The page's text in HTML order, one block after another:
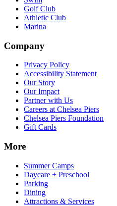
Golf Club​​​​‌ ‍ ​‍​‍‌‍ ‌ ​‍‌‍‍‌‌‍‌ ‌‍‍‌‌‍ ‍​‍​‍​ ‍‍​‍​‍‌ ​ ‌‍​‌‌‍ ‍‌‍‍‌‌ ‌​‌ ‍‌​‍ ‍‌‍‍‌‌‍ ​‍​‍​‍ ​​‍​‍‌‍‍​‌ ​‍‌‍‌‌‌‍‌‍​‍​‍​ ‍‍​‍​‍‌‍‍​‌ ‌​‌ ‌​‌ ​​‌ ​ ​ ‍‍​‍ ​‍ ‌‍​ ‌‍‍​‌‍‌‌‌‍ ​‌ ​ ‌‍‌‌‌‍​‌‌ ​​‌‍‍‌‌‍‌‌‌ ​‍‌ ​ ​‍ ‍‌ ​ ‌‍​‌‌‍ ‍‌‍‍‌‌ ‌​‌ ‍‌​‍ ‍‌ ​ ‌ ‌​‌ ‌‌‌‍‌​‌‍‍‌‌‍ ​‍ ‌‍‍‌‌‍ ‍‌ ‌​‌‍‌‌‌‍ ‍‌ ‌​​‍ ‌‍‌‌‌‍‌​‌‍‍‌‌ ‌​​‍ ‌‍ ‌‌‍ ‌‍‌​‌‍‌‌​ ‌‌ ​​‌ ​‍‌‍‌‌‌ ​ ‌‍‌‌‌‍ ‍‌ ‌​‌‍​‌‌ ‌​‌‍‍‌‌‍ ‌‍ ‍​ ‍ ‌‍‍‌‌‍‌​​ ‌‌‍‌‍‌‍ ‌‍ ‌ ‌​‌‍‌‌‌ ​‍​ ‍ ‌ ‌​‌ ‍‌‌ ​​‌‍‌‌​ ‌‌‍‌‍‌‍ ‌‍ ‌ ‌​‌‍‌‌‌ ​‍​ ‍ ‌ ​​‌‍​‌‌ ‌​‌‍‍​​ ‌‌‍​ ‌‍ ‌‍ ​‌ ‌‌‌‍ ‌‌‍ ‍‌ ​ ​‍‌‌​ ‌‌‌​​‍‌‌ ‌‍‍ ‌‍‌‌‌ ‍‌​‍‌‌​ ​ ‌​‌​​‍‌‌​ ​ ‌​‌​​‍‌‌​ ​‍​ ​‍‌‍‌‌‌‍​‍​ ​‍​ ‍​‌‍​ ​ ‌‌‌‍​ ‌‍​ ‌‍‌‌‌‍​‍‌‍​‌​ ​‌​‍‌‌​ ​‍​ ​‍​‍‌‌​ ‌‌‌​‌​​‍ ‍‌‍ ​‌‍‍‌‌‍ ‍‌‍‍ ‌ ​ ​‍‌‌​ ‌‌‌​​‍‌‌ ‌‍‍ ‌‍‌‌‌ ‍‌​‍‌‌​ ​ ‌​‌​​‍‌‌​ ​ ‌​‌​​‍‌‌​ ​‍​ ​‍​ ‌​‌‍‌‌​ ‌‍‌‍‌​​ ​‍​ ‌‍​ ​‍‌‍‌‍‌‍​‌‌‍​ ‌‍​ ‌‍​ ​‍‌‌​ ​‍​ ​‍​‍‌‌​ ‌‌‌​‌​​‍ ‍‌‍ ‍‌‍​‌‌‍ ‌‌‍‌‌​ ‌‍​‍‌‍​‌‌ ​ ‌‍‌‌‌‌‌‌‌ ​‍‌‍ ​​ ‌‌‍‍​‌ ‌​‌ ‌​‌ ​​‌ ​ ​‍‌‌​ ​ ‌​​‌​‍‌‌​ ​‍‌​‌‍​‍‌‌​ ​‍‌​‌‍‌‍​ ‌‍‍​‌‍‌‌‌‍ ​‌ ​ ‌‍‌‌‌‍​‌‌ ​​‌‍‍‌‌‍‌‌‌ ​‍‌ ​ ​‍ ‍‌ ​ ‌‍​‌‌‍ ‍‌‍‍‌‌ ‌​‌ ‍‌​‍ ‍‌ ​ ‌ ‌​‌ ‌‌‌‍‌​‌‍‍‌‌‍ ​‍‌‍‌‍‍‌‌‍‌​​ ‌‌‍‌‍‌‍ ‌‍ ‌ ‌​‌‍‌‌‌ ​‍​‍‌‍‌ ‌​‌ ‍‌‌ ​​‌‍‌‌​ ‌‌‍‌‍‌‍ ‌‍ ‌ ‌​‌‍‌‌‌ ​‍​‍‌‍‌ ​​‌‍​‌‌ ‌​‌‍‍​​ ‌‌‍​ ‌‍ ‌‍ ​‌ ‌‌‌‍ ‌‌‍ ‍‌ ​ ​‍‌‌​ ‌‌‌​​‍‌‌ ‌‍‍ ‌‍‌‌‌ ‍‌​‍‌‌​ ​ ‌​‌​​‍‌‌​ ​ ‌​‌​​‍‌‌​ ​‍​ ​‍‌‍‌‌‌‍​‍​ ​‍​ ‍​‌‍​ ​ ‌‌‌‍​ ‌‍​ ‌‍‌‌‌‍​‍‌‍​‌​ ​‌​‍‌‌​ ​‍​ ​‍​‍‌‌​ ‌‌‌​‌​​‍ ‍‌‍ ​‌‍‍‌‌‍ ‍‌‍‍ ‌ ​ ​‍‌‌​ ‌‌‌​​‍‌‌ ‌‍‍ ‌‍‌‌‌ ‍‌​‍‌‌​ ​ ‌​‌​​‍‌‌​ ​ ‌​‌​​‍‌‌​ ​‍​ ​‍​ ‌​‌‍‌‌​ ‌‍‌‍‌​​ ​‍​ ‌‍​ ​‍‌‍‌‍‌‍​‌‌‍​ ‌‍​ ‌‍​ ​‍‌‌​ ​‍​ ​‍​‍‌‌​ ‌‌‌​‌​​‍ ‍‌‍ ‍‌‍​‌‌‍ ‌‌‍‌‌​‍‌‍‌ ​​‌‍‌‌‌ ​‍‌ ​ ‌ ​​‌‍‌‌‌‍​ ‌ ‌​‌‍‍‌‌ ‌‍‌‍‌‌​ ‌‌ ​​‌ ‌‌‌‍​‍‌‍ ​‌‍‍‌‌ ​ ‌‍‍​‌‍‌‌‌‍‌​​‍​‍‌ ‌
Athletic Club​​​​‌ ‍ ​‍​‍‌‍ ‌ ​‍‌‍‍‌‌‍‌ ‌‍‍‌‌‍ ‍​‍​‍​ ‍‍​‍​‍‌ ​ ‌‍​‌‌‍ ‍‌‍‍‌‌ ‌​‌ ‍‌​‍ ‍‌‍‍‌‌‍ ​‍​‍​‍ ​​‍​‍‌‍‍​‌ ​‍‌‍‌‌‌‍‌‍​‍​‍​ ‍‍​‍​‍‌‍‍​‌ ‌​‌ ‌​‌ ​​‌ ​ ​ ‍‍​‍ ​‍ ‌‍​ ‌‍‍​‌‍‌‌‌‍ ​‌ ​ ‌‍‌‌‌‍​‌‌ ​​‌‍‍‌‌‍‌‌‌ ​‍‌ ​ ​‍ ‍‌ ​ ‌‍​‌‌‍ ‍‌‍‍‌‌ ‌​‌ ‍‌​‍ ‍‌ ​ ‌ ‌​‌ ‌‌‌‍‌​‌‍‍‌‌‍ ​‍ ‌‍‍‌‌‍ ‍‌ ‌​‌‍‌‌‌‍ ‍‌ ‌​​‍ ‌‍‌‌‌‍‌​‌‍‍‌‌ ‌​​‍ ‌‍ ‌‌‍ ‌‍‌​‌‍‌‌​ ‌‌ ​​‌ ​‍‌‍‌‌‌ ​ ‌‍‌‌‌‍ ‍‌ ‌​‌‍​‌‌ ‌​‌‍‍‌‌‍ ‌‍ ‍​ ‍ ‌‍‍‌‌‍‌​​ ‌‌‍‌‍‌‍ ‌‍ ‌ ‌​‌‍‌‌‌ ​‍​ ‍ ‌ ‌​‌ ‍‌‌ ​​‌‍‌‌​ ‌‌‍‌‍‌‍ ‌‍ ‌ ‌​‌‍‌‌‌ ​‍​ ‍ ‌ ​​‌‍​‌‌ ‌​‌‍‍​​ ‌‌‍​ ‌‍ ‌‍ ​‌ ‌‌‌‍ ‌‌‍ ‍‌ ​ ​‍‌‌​ ‌‌‌​​‍‌‌ ‌‍‍ ‌‍‌‌‌ ‍‌​‍‌‌​ ​ ‌​‌​​‍‌‌​ ​ ‌​‌​​‍‌‌​ ​‍​ ​‍‌‍‌‌‌‍​‍​ ​‍​ ‍​‌‍​ ​ ‌‌‌‍​ ‌‍​ ‌‍‌‌‌‍​‍‌‍​‌​ ​‌​‍‌‌​ ​‍​ ​‍​‍‌‌​ ‌‌‌​‌​​‍ ‍‌‍ ​‌‍‍‌‌‍ ‍‌‍‍ ‌ ​ ​‍‌‌​ ‌‌‌​​‍‌‌ ‌‍‍ ‌‍‌‌‌ ‍‌​‍‌‌​ ​ ‌​‌​​‍‌‌​ ​ ‌​‌​​‍‌‌​ ​‍​ ​‍​ ‍​‌‍​‌​ ​ ​ ‌​‌‍​‌​ ‌ ‌‍‌​‌‍​‌​ ​ ​ ‍​‌‍‌‌‌‍​ ​‍‌‌​ ​‍​ ​‍​‍‌‌​ ‌‌‌​‌​​‍ ‍‌‍ ‍‌‍​‌‌‍ ‌‌‍‌‌​ ‌‍​‍‌‍​‌‌ ​ ‌‍‌‌‌‌‌‌‌ ​‍‌‍ ​​ ‌‌‍‍​‌ ‌​‌ ‌​‌ ​​‌ ​ ​‍‌‌​ ​ ‌​​‌​‍‌‌​ ​‍‌​‌‍​‍‌‌​ ​‍‌​‌‍‌‍​ ‌‍‍​‌‍‌‌‌‍ ​‌ ​ ‌‍‌‌‌‍​‌‌ ​​‌‍‍‌‌‍‌‌‌ ​‍‌ ​ ​‍ ‍‌ ​ ‌‍​‌‌‍ ‍‌‍‍‌‌ ‌​‌ ‍‌​‍ ‍‌ ​ ‌ ‌​‌ ‌‌‌‍‌​‌‍‍‌‌‍ ​‍‌‍‌‍‍‌‌‍‌​​ ‌‌‍‌‍‌‍ ‌‍ ‌ ‌​‌‍‌‌‌ ​‍​‍‌‍‌ ‌​‌ ‍‌‌ ​​‌‍‌‌​ ‌‌‍‌‍‌‍ ‌‍ ‌ ‌​‌‍‌‌‌ ​‍​‍‌‍‌ ​​‌‍​‌‌ ‌​‌‍‍​​ ‌‌‍​ ‌‍ ‌‍ ​‌ ‌‌‌‍ ‌‌‍ ‍‌ ​ ​‍‌‌​ ‌‌‌​​‍‌‌ ‌‍‍ ‌‍‌‌‌ ‍‌​‍‌‌​ ​ ‌​‌​​‍‌‌​ ​ ‌​‌​​‍‌‌​ ​‍​ ​‍‌‍‌‌‌‍​‍​ ​‍​ ‍​‌‍​ ​ ‌‌‌‍​ ‌‍​ ‌‍‌‌‌‍​‍‌‍​‌​ ​‌​‍‌‌​ ​‍​ ​‍​‍‌‌​ ‌‌‌​‌​​‍ ‍‌‍ ​‌‍‍‌‌‍ ‍‌‍‍ ‌ ​ ​‍‌‌​ ‌‌‌​​‍‌‌ ‌‍‍ ‌‍‌‌‌ ‍‌​‍‌‌​ ​ ‌​‌​​‍‌‌​ ​ ‌​‌​​‍‌‌​ ​‍​ ​‍​ ‍​‌‍​‌​ ​ ​ ‌​‌‍​‌​ ‌ ‌‍‌​‌‍​‌​ ​ ​ ‍​‌‍‌‌‌‍​ ​‍‌‌​ ​‍​ ​‍​‍‌‌​ ‌‌‌​‌​​‍ ‍‌‍ ‍‌‍​‌‌‍ ‌‌‍‌‌​‍‌‍‌ ​​‌‍‌‌‌ ​‍‌ ​ ‌ ​​‌‍‌‌‌‍​ ‌ ‌​‌‍‍‌‌ ‌‍‌‍‌‌​ ‌‌ ​​‌ ‌‌‌‍​‍‌‍ ​‌‍‍‌‌ ​ ‌‍‍​‌‍‌‌‌‍‌​​‍​‍‌ ‌
Marina​​​​‌ ‍ ​‍​‍‌‍ ‌ ​‍‌‍‍‌‌‍‌ ‌‍‍‌‌‍ ‍​‍​‍​ ‍‍​‍​‍‌ ​ ‌‍​‌‌‍ ‍‌‍‍‌‌ ‌​‌ ‍‌​‍ ‍‌‍‍‌‌‍ ​‍​‍​‍ ​​‍​‍‌‍‍​‌ ​‍‌‍‌‌‌‍‌‍​‍​‍​ ‍‍​‍​‍‌‍‍​‌ ‌​‌ ‌​‌ ​​‌ ​ ​ ‍‍​‍ ​‍ ‌‍​ ‌‍‍​‌‍‌‌‌‍ ​‌ ​ ‌‍‌‌‌‍​‌‌ ​​‌‍‍‌‌‍‌‌‌ ​‍‌ ​ ​‍ ‍‌ ​ ‌‍​‌‌‍ ‍‌‍‍‌‌ ‌​‌ ‍‌​‍ ‍‌ ​ ‌ ‌​‌ ‌‌‌‍‌​‌‍‍‌‌‍ ​‍ ‌‍‍‌‌‍ ‍‌ ‌​‌‍‌‌‌‍ ‍‌ ‌​​‍ ‌‍‌‌‌‍‌​‌‍‍‌‌ ‌​​‍ ‌‍ ‌‌‍ ‌‍‌​‌‍‌‌​ ‌‌ ​​‌ ​‍‌‍‌‌‌ ​ ‌‍‌‌‌‍ ‍‌ ‌​‌‍​‌‌ ‌​‌‍‍‌‌‍ ‌‍ ‍​ ‍ ‌‍‍‌‌‍‌​​ ‌‌‍‌‍‌‍ ‌‍ ‌ ‌​‌‍‌‌‌ ​‍​ ‍ ‌ ‌​‌ ‍‌‌ ​​‌‍‌‌​ ‌‌‍‌‍‌‍ ‌‍ ‌ ‌​‌‍‌‌‌ ​‍​ ‍ ‌ ​​‌‍​‌‌ ‌​‌‍‍​​ ‌‌‍​ ‌‍ ‌‍ ​‌ ‌‌‌‍ ‌‌‍ ‍‌ ​ ​‍‌‌​ ‌‌‌​​‍‌‌ ‌‍‍ ‌‍‌‌‌ ‍‌​‍‌‌​ ​ ‌​‌​​‍‌‌​ ​ ‌​‌​​‍‌‌​ ​‍​ ​‍‌‍‌‌‌‍​‍​ ​‍​ ‍​‌‍​ ​ ‌‌‌‍​ ‌‍​ ‌‍‌‌‌‍​‍‌‍​‌​ ​‌​‍‌‌​ ​‍​ ​‍​‍‌‌​ ‌‌‌​‌​​‍ ‍‌‍ ​‌‍‍‌‌‍ ‍‌‍‍ ‌ ​ ​‍‌‌​ ‌‌‌​​‍‌‌ ‌‍‍ ‌‍‌‌‌ ‍‌​‍‌‌​ ​ ‌​‌​​‍‌‌​ ​ ‌​‌​​‍‌‌​ ​‍​ ​‍​ ‌‍​ ‌‌​ ‌‍​ ‌‌‌‍‌‌‌‍‌‍‌‍​‌​ ​​​ ‌‍​ ‌‌​ ‌​‌‍‌​​‍‌‌​ ​‍​ ​‍​‍‌‌​ ‌‌‌​‌​​‍ ‍‌‍ ‍‌‍​‌‌‍ ‌‌‍‌‌​ ‌‍​‍‌‍​‌‌ ​ ‌‍‌‌‌‌‌‌‌ ​‍‌‍ ​​ ‌‌‍‍​‌ ‌​‌ ‌​‌ ​​‌ ​ ​‍‌‌​ ​ ‌​​‌​‍‌‌​ ​‍‌​‌‍​‍‌‌​ ​‍‌​‌‍‌‍​ ‌‍‍​‌‍‌‌‌‍ ​‌ ​ ‌‍‌‌‌‍​‌‌ ​​‌‍‍‌‌‍‌‌‌ ​‍‌ ​ ​‍ ‍‌ ​ ‌‍​‌‌‍ ‍‌‍‍‌‌ ‌​‌ ‍‌​‍ ‍‌ ​ ‌ ‌​‌ ‌‌‌‍‌​‌‍‍‌‌‍ ​‍‌‍‌‍‍‌‌‍‌​​ ‌‌‍‌‍‌‍ ‌‍ ‌ ‌​‌‍‌‌‌ ​‍​‍‌‍‌ ‌​‌ ‍‌‌ ​​‌‍‌‌​ ‌‌‍‌‍‌‍ ‌‍ ‌ ‌​‌‍‌‌‌ ​‍​‍‌‍‌ ​​‌‍​‌‌ ‌​‌‍‍​​ ‌‌‍​ ‌‍ ‌‍ ​‌ ‌‌‌‍ ‌‌‍ ‍‌ ​ ​‍‌‌​ ‌‌‌​​‍‌‌ ‌‍‍ ‌‍‌‌‌ ‍‌​‍‌‌​ ​ ‌​‌​​‍‌‌​ ​ ‌​‌​​‍‌‌​ ​‍​ ​‍‌‍‌‌‌‍​‍​ ​‍​ ‍​‌‍​ ​ ‌‌‌‍​ ‌‍​ ‌‍‌‌‌‍​‍‌‍​‌​ ​‌​‍‌‌​ ​‍​ ​‍​‍‌‌​ ‌‌‌​‌​​‍ ‍‌‍ ​‌‍‍‌‌‍ ‍‌‍‍ ‌ ​ ​‍‌‌​ ‌‌‌​​‍‌‌ ‌‍‍ ‌‍‌‌‌ ‍‌​‍‌‌​ ​ ‌​‌​​‍‌‌​ ​ ‌​‌​​‍‌‌​ ​‍​ ​‍​ ‌‍​ ‌‌​ ‌‍​ ‌‌‌‍‌‌‌‍‌‍‌‍​‌​ ​​​ ‌‍​ ‌‌​ ‌​‌‍‌​​‍‌‌​ ​‍​ ​‍​‍‌‌​ ‌‌‌​‌​​‍ ‍‌‍ ‍‌‍​‌‌‍ ‌‌‍‌‌​‍‌‍‌ ​​‌‍‌‌‌ ​‍‌ ​ ‌ ​​‌‍‌‌‌‍​ ‌ ‌​‌‍‍‌‌ ‌‍‌‍‌‌​ ‌‌ ​​‌ ‌‌‌‍​‍‌‍ ​‌‍‍‌‌ ​ ‌‍‍​‌‍‌‌‌‍‌​​‍​‍‌ ‌
Company​​​​‌ ‍ ​‍​‍‌‍ ‌ ​‍‌‍‍‌‌‍‌ ‌‍‍‌‌‍ ‍​‍​‍​ ‍‍​‍​‍‌ ​ ‌‍​‌‌‍ ‍‌‍‍‌‌ ‌​‌ ‍‌​‍ ‍‌‍‍‌‌‍ ​‍​‍​‍ ​​‍​‍‌‍‍​‌ ​‍‌‍‌‌‌‍‌‍​‍​‍​ ‍‍​‍​‍‌‍‍​‌ ‌​‌ ‌​‌ ​​‌ ​ ​ ‍‍​‍ ​‍ ‌‍​ ‌‍‍​‌‍‌‌‌‍ ​‌ ​ ‌‍‌‌‌‍​‌‌ ​​‌‍‍‌‌‍‌‌‌ ​‍‌ ​ ​‍ ‍‌ ​ ‌‍​‌‌‍ ‍‌‍‍‌‌ ‌​‌ ‍‌​‍ ‍‌ ​ ‌ ‌​‌ ‌‌‌‍‌​‌‍‍‌‌‍ ​‍ ‌‍‍‌‌‍ ‍‌ ‌​‌‍‌‌‌‍ ‍‌ ‌​​‍ ‌‍‌‌‌‍‌​‌‍‍‌‌ ‌​​‍ ‌‍ ‌‌‍ ‌‍‌​‌‍‌‌​ ‌‌ ​​‌ ​‍‌‍‌‌‌ ​ ‌‍‌‌‌‍ ‍‌ ‌​‌‍​‌‌ ‌​‌‍‍‌‌‍ ‌‍ ‍​ ‍ ‌‍‍‌‌‍‌​​ ‌‌‍‌‍‌‍ ‌‍ ‌ ‌​‌‍‌‌‌ ​‍​ ‍ ‌ ‌​‌ ‍‌‌ ​​‌‍‌‌​ ‌‌‍‌‍‌‍ ‌‍ ‌ ‌​‌‍‌‌‌ ​‍​ ‍ ‌ ​​‌‍​‌‌ ‌​‌‍‍​​ ‌‌‍​ ‌‍ ‌‍ ​‌ ‌‌‌‍ ‌‌‍ ‍‌ ​ ​‍‌‌​ ‌‌‌​​‍‌‌ ‌‍‍ ‌‍‌‌‌ ‍‌​‍‌‌​ ​ ‌​‌​​‍‌‌​ ​ ‌​‌​​‍‌‌​ ​‍​ ​‍‌‍​ ​ ​ ​ ‌​​ ​​‌‍​ ​ ‌‍‌‍‌​​ ‌​‌‍‌‍‌‍‌‌‌‍‌‌‌‍‌​​‍‌‌​ ​‍​ ​‍​‍‌‌​ ‌‌‌​‌​​‍ ‍‌ ‌​‌‍‍‌‌ ‌​‌‍ ​‌‍‌‌​ ‌‍​‍‌‍​‌‌ ​ ‌‍‌‌‌‌‌‌‌ ​‍‌‍ ​​ ‌‌‍‍​‌ ‌​‌ ‌​‌ ​​‌ ​ ​‍‌‌​ ​ ‌​​‌​‍‌‌​ ​‍‌​‌‍​‍‌‌​ ​‍‌​‌‍‌‍​ ‌‍‍​‌‍‌‌‌‍ ​‌ ​ ‌‍‌‌‌‍​‌‌ ​​‌‍‍‌‌‍‌‌‌ ​‍‌ ​ ​‍ ‍‌ ​ ‌‍​‌‌‍ ‍‌‍‍‌‌ ‌​‌ ‍‌​‍ ‍‌ ​ ‌ ‌​‌ ‌‌‌‍‌​‌‍‍‌‌‍ ​‍‌‍‌‍‍‌‌‍‌​​ ‌‌‍‌‍‌‍ ‌‍ ‌ ‌​‌‍‌‌‌ ​‍​‍‌‍‌ ‌​‌ ‍‌‌ ​​‌‍‌‌​ ‌‌‍‌‍‌‍ ‌‍ ‌ ‌​‌‍‌‌‌ ​‍​‍‌‍‌ ​​‌‍​‌‌ ‌​‌‍‍​​ ‌‌‍​ ‌‍ ‌‍ ​‌ ‌‌‌‍ ‌‌‍ ‍‌ ​ ​‍‌‌​ ‌‌‌​​‍‌‌ ‌‍‍ ‌‍‌‌‌ ‍‌​‍‌‌​ ​ ‌​‌​​‍‌‌​ ​ ‌​‌​​‍‌‌​ ​‍​ ​‍‌‍​ ​ ​ ​ ‌​​ ​​‌‍​ ​ ‌‍‌‍‌​​ ‌​‌‍‌‍‌‍‌‌‌‍‌‌‌‍‌​​‍‌‌​ ​‍​ ​‍​‍‌‌​ ‌‌‌​‌​​‍ ‍‌ ‌​‌‍‍‌‌ ‌​‌‍ ​‌‍‌‌​‍‌‍‌ ​​‌‍‌‌‌ ​‍‌ ​ ‌ ​​‌‍‌‌‌‍​ ‌ ‌​‌‍‍‌‌ ‌‍‌‍‌‌​ ‌‌ ​​‌ ‌‌‌‍​‍‌‍ ​‌‍‍‌‌ ​ ‌‍‍​‌‍‌‌‌‍‌​​‍​‍‌ ‌
Privacy Policy​​​​‌ ‍ ​‍​‍‌‍ ‌ ​‍‌‍‍‌‌‍‌ ‌‍‍‌‌‍ ‍​‍​‍​ ‍‍​‍​‍‌ ​ ‌‍​‌‌‍ ‍‌‍‍‌‌ ‌​‌ ‍‌​‍ ‍‌‍‍‌‌‍ ​‍​‍​‍ ​​‍​‍‌‍‍​‌ ​‍‌‍‌‌‌‍‌‍​‍​‍​ ‍‍​‍​‍‌‍‍​‌ ‌​‌ ‌​‌ ​​‌ ​ ​ ‍‍​‍ ​‍ ‌‍​ ‌‍‍​‌‍‌‌‌‍ ​‌ ​ ‌‍‌‌‌‍​‌‌ ​​‌‍‍‌‌‍‌‌‌ ​‍‌ ​ ​‍ ‍‌ ​ ‌‍​‌‌‍ ‍‌‍‍‌‌ ‌​‌ ‍‌​‍ ‍‌ ​ ‌ ‌​‌ ‌‌‌‍‌​‌‍‍‌‌‍ ​‍ ‌‍‍‌‌‍ ‍‌ ‌​‌‍‌‌‌‍ ‍‌ ‌​​‍ ‌‍‌‌‌‍‌​‌‍‍‌‌ ‌​​‍ ‌‍ ‌‌‍ ‌‍‌​‌‍‌‌​ ‌‌ ​​‌ ​‍‌‍‌‌‌ ​ ‌‍‌‌‌‍ ‍‌ ‌​‌‍​‌‌ ‌​‌‍‍‌‌‍ ‌‍ ‍​ ‍ ‌‍‍‌‌‍‌​​ ‌‌‍‌‍‌‍ ‌‍ ‌ ‌​‌‍‌‌‌ ​‍​ ‍ ‌ ‌​‌ ‍‌‌ ​​‌‍‌‌​ ‌‌‍‌‍‌‍ ‌‍ ‌ ‌​‌‍‌‌‌ ​‍​ ‍ ‌ ​​‌‍​‌‌ ‌​‌‍‍​​ ‌‌‍​ ‌‍ ‌‍ ​‌ ‌‌‌‍ ‌‌‍ ‍‌ ​ ​‍‌‌​ ‌‌‌​​‍‌‌ ‌‍‍ ‌‍‌‌‌ ‍‌​‍‌‌​ ​ ‌​‌​​‍‌‌​ ​ ‌​‌​​‍‌‌​ ​‍​ ​‍‌‍​ ​ ​ ​ ‌​​ ​​‌‍​ ​ ‌‍‌‍‌​​ ‌​‌‍‌‍‌‍‌‌‌‍‌‌‌‍‌​​‍‌‌​ ​‍​ ​‍​‍‌‌​ ‌‌‌​‌​​‍ ‍‌‍ ​‌‍‍‌‌‍ ‍‌‍‍ ‌ ​ ​‍‌‌​ ‌‌‌​​‍‌‌ ‌‍‍ ‌‍‌‌‌ ‍‌​‍‌‌​ ​ ‌​‌​​‍‌‌​ ​ ‌​‌​​‍‌‌​ ​‍​ ​‍​ ​​​ ‍‌‌‍‌‌​ ‍​​ ‍‌​ ​‍‌‍​‍‌‍​‍​ ​‍​ ‍​‌‍​‌​ ​​​‍‌‌​ ​‍​ ​‍​‍‌‌​ ‌‌‌​‌​​‍ ‍‌‍ ‍‌‍​‌‌‍ ‌‌‍‌‌​ ‌‍​‍‌‍​‌‌ ​ ‌‍‌‌‌‌‌‌‌ ​‍‌‍ ​​ ‌‌‍‍​‌ ‌​‌ ‌​‌ ​​‌ ​ ​‍‌‌​ ​ ‌​​‌​‍‌‌​ ​‍‌​‌‍​‍‌‌​ ​‍‌​‌‍‌‍​ ‌‍‍​‌‍‌‌‌‍ ​‌ ​ ‌‍‌‌‌‍​‌‌ ​​‌‍‍‌‌‍‌‌‌ ​‍‌ ​ ​‍ ‍‌ ​ ‌‍​‌‌‍ ‍‌‍‍‌‌ ‌​‌ ‍‌​‍ ‍‌ ​ ‌ ‌​‌ ‌‌‌‍‌​‌‍‍‌‌‍ ​‍‌‍‌‍‍‌‌‍‌​​ ‌‌‍‌‍‌‍ ‌‍ ‌ ‌​‌‍‌‌‌ ​‍​‍‌‍‌ ‌​‌ ‍‌‌ ​​‌‍‌‌​ ‌‌‍‌‍‌‍ ‌‍ ‌ ‌​‌‍‌‌‌ ​‍​‍‌‍‌ ​​‌‍​‌‌ ‌​‌‍‍​​ ‌‌‍​ ‌‍ ‌‍ ​‌ ‌‌‌‍ ‌‌‍ ‍‌ ​ ​‍‌‌​ ‌‌‌​​‍‌‌ ‌‍‍ ‌‍‌‌‌ ‍‌​‍‌‌​ ​ ‌​‌​​‍‌‌​ ​ ‌​‌​​‍‌‌​ ​‍​ ​‍‌‍​ ​ ​ ​ ‌​​ ​​‌‍​ ​ ‌‍‌‍‌​​ ‌​‌‍‌‍‌‍‌‌‌‍‌‌‌‍‌​​‍‌‌​ ​‍​ ​‍​‍‌‌​ ‌‌‌​‌​​‍ ‍‌‍ ​‌‍‍‌‌‍ ‍‌‍‍ ‌ ​ ​‍‌‌​ ‌‌‌​​‍‌‌ ‌‍‍ ‌‍‌‌‌ ‍‌​‍‌‌​ ​ ‌​‌​​‍‌‌​ ​ ‌​‌​​‍‌‌​ ​‍​ ​‍​ ​​​ ‍‌‌‍‌‌​ ‍​​ ‍‌​ ​‍‌‍​‍‌‍​‍​ ​‍​ ‍​‌‍​‌​ ​​​‍‌‌​ ​‍​ ​‍​‍‌‌​ ‌‌‌​‌​​‍ ‍‌‍ ‍‌‍​‌‌‍ ‌‌‍‌‌​‍‌‍‌ ​​‌‍‌‌‌ ​‍‌ ​ ‌ ​​‌‍‌‌‌‍​ ‌ ‌​‌‍‍‌‌ ‌‍‌‍‌‌​ ‌‌ ​​‌ ‌‌‌‍​‍‌‍ ​‌‍‍‌‌ ​ ‌‍‍​‌‍‌‌‌‍‌​​‍​‍‌ ‌
Accessibility Statement​​​​‌ ‍ ​‍​‍‌‍ ‌ ​‍‌‍‍‌‌‍‌ ‌‍‍‌‌‍ ‍​‍​‍​ ‍‍​‍​‍‌ ​ ‌‍​‌‌‍ ‍‌‍‍‌‌ ‌​‌ ‍‌​‍ ‍‌‍‍‌‌‍ ​‍​‍​‍ ​​‍​‍‌‍‍​‌ ​‍‌‍‌‌‌‍‌‍​‍​‍​ ‍‍​‍​‍‌‍‍​‌ ‌​‌ ‌​‌ ​​‌ ​ ​ ‍‍​‍ ​‍ ‌‍​ ‌‍‍​‌‍‌‌‌‍ ​‌ ​ ‌‍‌‌‌‍​‌‌ ​​‌‍‍‌‌‍‌‌‌ ​‍‌ ​ ​‍ ‍‌ ​ ‌‍​‌‌‍ ‍‌‍‍‌‌ ‌​‌ ‍‌​‍ ‍‌ ​ ‌ ‌​‌ ‌‌‌‍‌​‌‍‍‌‌‍ ​‍ ‌‍‍‌‌‍ ‍‌ ‌​‌‍‌‌‌‍ ‍‌ ‌​​‍ ‌‍‌‌‌‍‌​‌‍‍‌‌ ‌​​‍ ‌‍ ‌‌‍ ‌‍‌​‌‍‌‌​ ‌‌ ​​‌ ​‍‌‍‌‌‌ ​ ‌‍‌‌‌‍ ‍‌ ‌​‌‍​‌‌ ‌​‌‍‍‌‌‍ ‌‍ ‍​ ‍ ‌‍‍‌‌‍‌​​ ‌‌‍‌‍‌‍ ‌‍ ‌ ‌​‌‍‌‌‌ ​‍​ ‍ ‌ ‌​‌ ‍‌‌ ​​‌‍‌‌​ ‌‌‍‌‍‌‍ ‌‍ ‌ ‌​‌‍‌‌‌ ​‍​ ‍ ‌ ​​‌‍​‌‌ ‌​‌‍‍​​ ‌‌‍​ ‌‍ ‌‍ ​‌ ‌‌‌‍ ‌‌‍ ‍‌ ​ ​‍‌‌​ ‌‌‌​​‍‌‌ ‌‍‍ ‌‍‌‌‌ ‍‌​‍‌‌​ ​ ‌​‌​​‍‌‌​ ​ ‌​‌​​‍‌‌​ ​‍​ ​‍‌‍​ ​ ​ ​ ‌​​ ​​‌‍​ ​ ‌‍‌‍‌​​ ‌​‌‍‌‍‌‍‌‌‌‍‌‌‌‍‌​​‍‌‌​ ​‍​ ​‍​‍‌‌​ ‌‌‌​‌​​‍ ‍‌‍ ​‌‍‍‌‌‍ ‍‌‍‍ ‌ ​ ​‍‌‌​ ‌‌‌​​‍‌‌ ‌‍‍ ‌‍‌‌‌ ‍‌​‍‌‌​ ​ ‌​‌​​‍‌‌​ ​ ‌​‌​​‍‌‌​ ​‍​ ​‍​ ​ ​ ‌‍​ ‌ ​ ​ ‌‍​‌​ ‌‍​ ‌ ​ ‍‌​ ​‌​ ‌‍‌‍‌​​ ​​​‍‌‌​ ​‍​ ​‍​‍‌‌​ ‌‌‌​‌​​‍ ‍‌‍ ‍‌‍​‌‌‍ ‌‌‍‌‌​ ‌‍​‍‌‍​‌‌ ​ ‌‍‌‌‌‌‌‌‌ ​‍‌‍ ​​ ‌‌‍‍​‌ ‌​‌ ‌​‌ ​​‌ ​ ​‍‌‌​ ​ ‌​​‌​‍‌‌​ ​‍‌​‌‍​‍‌‌​ ​‍‌​‌‍‌‍​ ‌‍‍​‌‍‌‌‌‍ ​‌ ​ ‌‍‌‌‌‍​‌‌ ​​‌‍‍‌‌‍‌‌‌ ​‍‌ ​ ​‍ ‍‌ ​ ‌‍​‌‌‍ ‍‌‍‍‌‌ ‌​‌ ‍‌​‍ ‍‌ ​ ‌ ‌​‌ ‌‌‌‍‌​‌‍‍‌‌‍ ​‍‌‍‌‍‍‌‌‍‌​​ ‌‌‍‌‍‌‍ ‌‍ ‌ ‌​‌‍‌‌‌ ​‍​‍‌‍‌ ‌​‌ ‍‌‌ ​​‌‍‌‌​ ‌‌‍‌‍‌‍ ‌‍ ‌ ‌​‌‍‌‌‌ ​‍​‍‌‍‌ ​​‌‍​‌‌ ‌​‌‍‍​​ ‌‌‍​ ‌‍ ‌‍ ​‌ ‌‌‌‍ ‌‌‍ ‍‌ ​ ​‍‌‌​ ‌‌‌​​‍‌‌ ‌‍‍ ‌‍‌‌‌ ‍‌​‍‌‌​ ​ ‌​‌​​‍‌‌​ ​ ‌​‌​​‍‌‌​ ​‍​ ​‍‌‍​ ​ ​ ​ ‌​​ ​​‌‍​ ​ ‌‍‌‍‌​​ ‌​‌‍‌‍‌‍‌‌‌‍‌‌‌‍‌​​‍‌‌​ ​‍​ ​‍​‍‌‌​ ‌‌‌​‌​​‍ ‍‌‍ ​‌‍‍‌‌‍ ‍‌‍‍ ‌ ​ ​‍‌‌​ ‌‌‌​​‍‌‌ ‌‍‍ ‌‍‌‌‌ ‍‌​‍‌‌​ ​ ‌​‌​​‍‌‌​ ​ ‌​‌​​‍‌‌​ ​‍​ ​‍​ ​ ​ ‌‍​ ‌ ​ ​ ‌‍​‌​ ‌‍​ ‌ ​ ‍‌​ ​‌​ ‌‍‌‍‌​​ ​​​‍‌‌​ ​‍​ ​‍​‍‌‌​ ‌‌‌​‌​​‍ ‍‌‍ ‍‌‍​‌‌‍ ‌‌‍‌‌​‍‌‍‌ ​​‌‍‌‌‌ ​‍‌ ​ ‌ ​​‌‍‌‌‌‍​ ‌ ‌​‌‍‍‌‌ ‌‍‌‍‌‌​ ‌‌ ​​‌ ‌‌‌‍​‍‌‍ ​‌‍‍‌‌ ​ ‌‍‍​‌‍‌‌‌‍‌​​‍​‍‌ ‌
Our Story​​​​‌ ‍ ​‍​‍‌‍ ‌ ​‍‌‍‍‌‌‍‌ ‌‍‍‌‌‍ ‍​‍​‍​ ‍‍​‍​‍‌ ​ ‌‍​‌‌‍ ‍‌‍‍‌‌ ‌​‌ ‍‌​‍ ‍‌‍‍‌‌‍ ​‍​‍​‍ ​​‍​‍‌‍‍​‌ ​‍‌‍‌‌‌‍‌‍​‍​‍​ ‍‍​‍​‍‌‍‍​‌ ‌​‌ ‌​‌ ​​‌ ​ ​ ‍‍​‍ ​‍ ‌‍​ ‌‍‍​‌‍‌‌‌‍ ​‌ ​ ‌‍‌‌‌‍​‌‌ ​​‌‍‍‌‌‍‌‌‌ ​‍‌ ​ ​‍ ‍‌ ​ ‌‍​‌‌‍ ‍‌‍‍‌‌ ‌​‌ ‍‌​‍ ‍‌ ​ ‌ ‌​‌ ‌‌‌‍‌​‌‍‍‌‌‍ ​‍ ‌‍‍‌‌‍ ‍‌ ‌​‌‍‌‌‌‍ ‍‌ ‌​​‍ ‌‍‌‌‌‍‌​‌‍‍‌‌ ‌​​‍ ‌‍ ‌‌‍ ‌‍‌​‌‍‌‌​ ‌‌ ​​‌ ​‍‌‍‌‌‌ ​ ‌‍‌‌‌‍ ‍‌ ‌​‌‍​‌‌ ‌​‌‍‍‌‌‍ ‌‍ ‍​ ‍ ‌‍‍‌‌‍‌​​ ‌‌‍‌‍‌‍ ‌‍ ‌ ‌​‌‍‌‌‌ ​‍​ ‍ ‌ ‌​‌ ‍‌‌ ​​‌‍‌‌​ ‌‌‍‌‍‌‍ ‌‍ ‌ ‌​‌‍‌‌‌ ​‍​ ‍ ‌ ​​‌‍​‌‌ ‌​‌‍‍​​ ‌‌‍​ ‌‍ ‌‍ ​‌ ‌‌‌‍ ‌‌‍ ‍‌ ​ ​‍‌‌​ ‌‌‌​​‍‌‌ ‌‍‍ ‌‍‌‌‌ ‍‌​‍‌‌​ ​ ‌​‌​​‍‌‌​ ​ ‌​‌​​‍‌‌​ ​‍​ ​‍‌‍​ ​ ​ ​ ‌​​ ​​‌‍​ ​ ‌‍‌‍‌​​ ‌​‌‍‌‍‌‍‌‌‌‍‌‌‌‍‌​​‍‌‌​ ​‍​ ​‍​‍‌‌​ ‌‌‌​‌​​‍ ‍‌‍ ​‌‍‍‌‌‍ ‍‌‍‍ ‌ ​ ​‍‌‌​ ‌‌‌​​‍‌‌ ‌‍‍ ‌‍‌‌‌ ‍‌​‍‌‌​ ​ ‌​‌​​‍‌‌​ ​ ‌​‌​​‍‌‌​ ​‍​ ​‍‌‍‌‍​ ​ ​ ‌‌‌‍‌​‌‍​ ​ ​​​ ​ ​ ‌‍​ ‌‍​ ​ ‌‍​‍​ ​‍​‍‌‌​ ​‍​ ​‍​‍‌‌​ ‌‌‌​‌​​‍ ‍‌‍ ‍‌‍​‌‌‍ ‌‌‍‌‌​ ‌‍​‍‌‍​‌‌ ​ ‌‍‌‌‌‌‌‌‌ ​‍‌‍ ​​ ‌‌‍‍​‌ ‌​‌ ‌​‌ ​​‌ ​ ​‍‌‌​ ​ ‌​​‌​‍‌‌​ ​‍‌​‌‍​‍‌‌​ ​‍‌​‌‍‌‍​ ‌‍‍​‌‍‌‌‌‍ ​‌ ​ ‌‍‌‌‌‍​‌‌ ​​‌‍‍‌‌‍‌‌‌ ​‍‌ ​ ​‍ ‍‌ ​ ‌‍​‌‌‍ ‍‌‍‍‌‌ ‌​‌ ‍‌​‍ ‍‌ ​ ‌ ‌​‌ ‌‌‌‍‌​‌‍‍‌‌‍ ​‍‌‍‌‍‍‌‌‍‌​​ ‌‌‍‌‍‌‍ ‌‍ ‌ ‌​‌‍‌‌‌ ​‍​‍‌‍‌ ‌​‌ ‍‌‌ ​​‌‍‌‌​ ‌‌‍‌‍‌‍ ‌‍ ‌ ‌​‌‍‌‌‌ ​‍​‍‌‍‌ ​​‌‍​‌‌ ‌​‌‍‍​​ ‌‌‍​ ‌‍ ‌‍ ​‌ ‌‌‌‍ ‌‌‍ ‍‌ ​ ​‍‌‌​ ‌‌‌​​‍‌‌ ‌‍‍ ‌‍‌‌‌ ‍‌​‍‌‌​ ​ ‌​‌​​‍‌‌​ ​ ‌​‌​​‍‌‌​ ​‍​ ​‍‌‍​ ​ ​ ​ ‌​​ ​​‌‍​ ​ ‌‍‌‍‌​​ ‌​‌‍‌‍‌‍‌‌‌‍‌‌‌‍‌​​‍‌‌​ ​‍​ ​‍​‍‌‌​ ‌‌‌​‌​​‍ ‍‌‍ ​‌‍‍‌‌‍ ‍‌‍‍ ‌ ​ ​‍‌‌​ ‌‌‌​​‍‌‌ ‌‍‍ ‌‍‌‌‌ ‍‌​‍‌‌​ ​ ‌​‌​​‍‌‌​ ​ ‌​‌​​‍‌‌​ ​‍​ ​‍‌‍‌‍​ ​ ​ ‌‌‌‍‌​‌‍​ ​ ​​​ ​ ​ ‌‍​ ‌‍​ ​ ‌‍​‍​ ​‍​‍‌‌​ ​‍​ ​‍​‍‌‌​ ‌‌‌​‌​​‍ ‍‌‍ ‍‌‍​‌‌‍ ‌‌‍‌‌​‍‌‍‌ ​​‌‍‌‌‌ ​‍‌ ​ ‌ ​​‌‍‌‌‌‍​ ‌ ‌​‌‍‍‌‌ ‌‍‌‍‌‌​ ‌‌ ​​‌ ‌‌‌‍​‍‌‍ ​‌‍‍‌‌ ​ ‌‍‍​‌‍‌‌‌‍‌​​‍​‍‌ ‌
Our Impact​​​​‌ ‍ ​‍​‍‌‍ ‌ ​‍‌‍‍‌‌‍‌ ‌‍‍‌‌‍ ‍​‍​‍​ ‍‍​‍​‍‌ ​ ‌‍​‌‌‍ ‍‌‍‍‌‌ ‌​‌ ‍‌​‍ ‍‌‍‍‌‌‍ ​‍​‍​‍ ​​‍​‍‌‍‍​‌ ​‍‌‍‌‌‌‍‌‍​‍​‍​ ‍‍​‍​‍‌‍‍​‌ ‌​‌ ‌​‌ ​​‌ ​ ​ ‍‍​‍ ​‍ ‌‍​ ‌‍‍​‌‍‌‌‌‍ ​‌ ​ ‌‍‌‌‌‍​‌‌ ​​‌‍‍‌‌‍‌‌‌ ​‍‌ ​ ​‍ ‍‌ ​ ‌‍​‌‌‍ ‍‌‍‍‌‌ ‌​‌ ‍‌​‍ ‍‌ ​ ‌ ‌​‌ ‌‌‌‍‌​‌‍‍‌‌‍ ​‍ ‌‍‍‌‌‍ ‍‌ ‌​‌‍‌‌‌‍ ‍‌ ‌​​‍ ‌‍‌‌‌‍‌​‌‍‍‌‌ ‌​​‍ ‌‍ ‌‌‍ ‌‍‌​‌‍‌‌​ ‌‌ ​​‌ ​‍‌‍‌‌‌ ​ ‌‍‌‌‌‍ ‍‌ ‌​‌‍​‌‌ ‌​‌‍‍‌‌‍ ‌‍ ‍​ ‍ ‌‍‍‌‌‍‌​​ ‌‌‍‌‍‌‍ ‌‍ ‌ ‌​‌‍‌‌‌ ​‍​ ‍ ‌ ‌​‌ ‍‌‌ ​​‌‍‌‌​ ‌‌‍‌‍‌‍ ‌‍ ‌ ‌​‌‍‌‌‌ ​‍​ ‍ ‌ ​​‌‍​‌‌ ‌​‌‍‍​​ ‌‌‍​ ‌‍ ‌‍ ​‌ ‌‌‌‍ ‌‌‍ ‍‌ ​ ​‍‌‌​ ‌‌‌​​‍‌‌ ‌‍‍ ‌‍‌‌‌ ‍‌​‍‌‌​ ​ ‌​‌​​‍‌‌​ ​ ‌​‌​​‍‌‌​ ​‍​ ​‍‌‍​ ​ ​ ​ ‌​​ ​​‌‍​ ​ ‌‍‌‍‌​​ ‌​‌‍‌‍‌‍‌‌‌‍‌‌‌‍‌​​‍‌‌​ ​‍​ ​‍​‍‌‌​ ‌‌‌​‌​​‍ ‍‌‍ ​‌‍‍‌‌‍ ‍‌‍‍ ‌ ​ ​‍‌‌​ ‌‌‌​​‍‌‌ ‌‍‍ ‌‍‌‌‌ ‍‌​‍‌‌​ ​ ‌​‌​​‍‌‌​ ​ ‌​‌​​‍‌‌​ ​‍​ ​‍‌‍‌‍​ ‍‌​ ​ ‌‍​‌​ ‌​​ ​‌‌‍​‌​ ​​‌‍‌‌​ ‌‍‌‍‌​​ ‌ ​‍‌‌​ ​‍​ ​‍​‍‌‌​ ‌‌‌​‌​​‍ ‍‌‍ ‍‌‍​‌‌‍ ‌‌‍‌‌​ ‌‍​‍‌‍​‌‌ ​ ‌‍‌‌‌‌‌‌‌ ​‍‌‍ ​​ ‌‌‍‍​‌ ‌​‌ ‌​‌ ​​‌ ​ ​‍‌‌​ ​ ‌​​‌​‍‌‌​ ​‍‌​‌‍​‍‌‌​ ​‍‌​‌‍‌‍​ ‌‍‍​‌‍‌‌‌‍ ​‌ ​ ‌‍‌‌‌‍​‌‌ ​​‌‍‍‌‌‍‌‌‌ ​‍‌ ​ ​‍ ‍‌ ​ ‌‍​‌‌‍ ‍‌‍‍‌‌ ‌​‌ ‍‌​‍ ‍‌ ​ ‌ ‌​‌ ‌‌‌‍‌​‌‍‍‌‌‍ ​‍‌‍‌‍‍‌‌‍‌​​ ‌‌‍‌‍‌‍ ‌‍ ‌ ‌​‌‍‌‌‌ ​‍​‍‌‍‌ ‌​‌ ‍‌‌ ​​‌‍‌‌​ ‌‌‍‌‍‌‍ ‌‍ ‌ ‌​‌‍‌‌‌ ​‍​‍‌‍‌ ​​‌‍​‌‌ ‌​‌‍‍​​ ‌‌‍​ ‌‍ ‌‍ ​‌ ‌‌‌‍ ‌‌‍ ‍‌ ​ ​‍‌‌​ ‌‌‌​​‍‌‌ ‌‍‍ ‌‍‌‌‌ ‍‌​‍‌‌​ ​ ‌​‌​​‍‌‌​ ​ ‌​‌​​‍‌‌​ ​‍​ ​‍‌‍​ ​ ​ ​ ‌​​ ​​‌‍​ ​ ‌‍‌‍‌​​ ‌​‌‍‌‍‌‍‌‌‌‍‌‌‌‍‌​​‍‌‌​ ​‍​ ​‍​‍‌‌​ ‌‌‌​‌​​‍ ‍‌‍ ​‌‍‍‌‌‍ ‍‌‍‍ ‌ ​ ​‍‌‌​ ‌‌‌​​‍‌‌ ‌‍‍ ‌‍‌‌‌ ‍‌​‍‌‌​ ​ ‌​‌​​‍‌‌​ ​ ‌​‌​​‍‌‌​ ​‍​ ​‍‌‍‌‍​ ‍‌​ ​ ‌‍​‌​ ‌​​ ​‌‌‍​‌​ ​​‌‍‌‌​ ‌‍‌‍‌​​ ‌ ​‍‌‌​ ​‍​ ​‍​‍‌‌​ ‌‌‌​‌​​‍ ‍‌‍ ‍‌‍​‌‌‍ ‌‌‍‌‌​‍‌‍‌ ​​‌‍‌‌‌ ​‍‌ ​ ‌ ​​‌‍‌‌‌‍​ ‌ ‌​‌‍‍‌‌ ‌‍‌‍‌‌​ ‌‌ ​​‌ ‌‌‌‍​‍‌‍ ​‌‍‍‌‌ ​ ‌‍‍​‌‍‌‌‌‍‌​​‍​‍‌ ‌
Partner with Us​​​​‌ ‍ ​‍​‍‌‍ ‌ ​‍‌‍‍‌‌‍‌ ‌‍‍‌‌‍ ‍​‍​‍​ ‍‍​‍​‍‌ ​ ‌‍​‌‌‍ ‍‌‍‍‌‌ ‌​‌ ‍‌​‍ ‍‌‍‍‌‌‍ ​‍​‍​‍ ​​‍​‍‌‍‍​‌ ​‍‌‍‌‌‌‍‌‍​‍​‍​ ‍‍​‍​‍‌‍‍​‌ ‌​‌ ‌​‌ ​​‌ ​ ​ ‍‍​‍ ​‍ ‌‍​ ‌‍‍​‌‍‌‌‌‍ ​‌ ​ ‌‍‌‌‌‍​‌‌ ​​‌‍‍‌‌‍‌‌‌ ​‍‌ ​ ​‍ ‍‌ ​ ‌‍​‌‌‍ ‍‌‍‍‌‌ ‌​‌ ‍‌​‍ ‍‌ ​ ‌ ‌​‌ ‌‌‌‍‌​‌‍‍‌‌‍ ​‍ ‌‍‍‌‌‍ ‍‌ ‌​‌‍‌‌‌‍ ‍‌ ‌​​‍ ‌‍‌‌‌‍‌​‌‍‍‌‌ ‌​​‍ ‌‍ ‌‌‍ ‌‍‌​‌‍‌‌​ ‌‌ ​​‌ ​‍‌‍‌‌‌ ​ ‌‍‌‌‌‍ ‍‌ ‌​‌‍​‌‌ ‌​‌‍‍‌‌‍ ‌‍ ‍​ ‍ ‌‍‍‌‌‍‌​​ ‌‌‍‌‍‌‍ ‌‍ ‌ ‌​‌‍‌‌‌ ​‍​ ‍ ‌ ‌​‌ ‍‌‌ ​​‌‍‌‌​ ‌‌‍‌‍‌‍ ‌‍ ‌ ‌​‌‍‌‌‌ ​‍​ ‍ ‌ ​​‌‍​‌‌ ‌​‌‍‍​​ ‌‌‍​ ‌‍ ‌‍ ​‌ ‌‌‌‍ ‌‌‍ ‍‌ ​ ​‍‌‌​ ‌‌‌​​‍‌‌ ‌‍‍ ‌‍‌‌‌ ‍‌​‍‌‌​ ​ ‌​‌​​‍‌‌​ ​ ‌​‌​​‍‌‌​ ​‍​ ​‍‌‍​ ​ ​ ​ ‌​​ ​​‌‍​ ​ ‌‍‌‍‌​​ ‌​‌‍‌‍‌‍‌‌‌‍‌‌‌‍‌​​‍‌‌​ ​‍​ ​‍​‍‌‌​ ‌‌‌​‌​​‍ ‍‌‍ ​‌‍‍‌‌‍ ‍‌‍‍ ‌ ​ ​‍‌‌​ ‌‌‌​​‍‌‌ ‌‍‍ ‌‍‌‌‌ ‍‌​‍‌‌​ ​ ‌​‌​​‍‌‌​ ​ ‌​‌​​‍‌‌​ ​‍​ ​‍‌‍‌‌‌‍‌‌​ ​‌‌‍​ ‌‍​ ​ ​​‌‍‌​‌‍‌‌‌‍​‍‌‍​‌​ ‍​‌‍‌‌‌‍​‍‌‍​‍‌‍‌‍​ ‍​‌‍‌‍‌‍‌​​ ​‌‌‍‌‌​ ​​​ ​ ​ ​​​ ‌‌​ ‍‌​ ​ ​ ‍‌​ ‌ ‌‍​‌​ ‍‌‌‍‌​​ ​​​‍‌‌​ ​‍​ ​‍​‍‌‌​ ‌‌‌​‌​​‍ ‍‌‍ ‍‌‍​‌‌‍ ‌‌‍‌‌​ ‌‍​‍‌‍​‌‌ ​ ‌‍‌‌‌‌‌‌‌ ​‍‌‍ ​​ ‌‌‍‍​‌ ‌​‌ ‌​‌ ​​‌ ​ ​‍‌‌​ ​ ‌​​‌​‍‌‌​ ​‍‌​‌‍​‍‌‌​ ​‍‌​‌‍‌‍​ ‌‍‍​‌‍‌‌‌‍ ​‌ ​ ‌‍‌‌‌‍​‌‌ ​​‌‍‍‌‌‍‌‌‌ ​‍‌ ​ ​‍ ‍‌ ​ ‌‍​‌‌‍ ‍‌‍‍‌‌ ‌​‌ ‍‌​‍ ‍‌ ​ ‌ ‌​‌ ‌‌‌‍‌​‌‍‍‌‌‍ ​‍‌‍‌‍‍‌‌‍‌​​ ‌‌‍‌‍‌‍ ‌‍ ‌ ‌​‌‍‌‌‌ ​‍​‍‌‍‌ ‌​‌ ‍‌‌ ​​‌‍‌‌​ ‌‌‍‌‍‌‍ ‌‍ ‌ ‌​‌‍‌‌‌ ​‍​‍‌‍‌ ​​‌‍​‌‌ ‌​‌‍‍​​ ‌‌‍​ ‌‍ ‌‍ ​‌ ‌‌‌‍ ‌‌‍ ‍‌ ​ ​‍‌‌​ ‌‌‌​​‍‌‌ ‌‍‍ ‌‍‌‌‌ ‍‌​‍‌‌​ ​ ‌​‌​​‍‌‌​ ​ ‌​‌​​‍‌‌​ ​‍​ ​‍‌‍​ ​ ​ ​ ‌​​ ​​‌‍​ ​ ‌‍‌‍‌​​ ‌​‌‍‌‍‌‍‌‌‌‍‌‌‌‍‌​​‍‌‌​ ​‍​ ​‍​‍‌‌​ ‌‌‌​‌​​‍ ‍‌‍ ​‌‍‍‌‌‍ ‍‌‍‍ ‌ ​ ​‍‌‌​ ‌‌‌​​‍‌‌ ‌‍‍ ‌‍‌‌‌ ‍‌​‍‌‌​ ​ ‌​‌​​‍‌‌​ ​ ‌​‌​​‍‌‌​ ​‍​ ​‍‌‍‌‌‌‍‌‌​ ​‌‌‍​ ‌‍​ ​ ​​‌‍‌​‌‍‌‌‌‍​‍‌‍​‌​ ‍​‌‍‌‌‌‍​‍‌‍​‍‌‍‌‍​ ‍​‌‍‌‍‌‍‌​​ ​‌‌‍‌‌​ ​​​ ​ ​ ​​​ ‌‌​ ‍‌​ ​ ​ ‍‌​ ‌ ‌‍​‌​ ‍‌‌‍‌​​ ​​​‍‌‌​ ​‍​ ​‍​‍‌‌​ ‌‌‌​‌​​‍ ‍‌‍ ‍‌‍​‌‌‍ ‌‌‍‌‌​‍‌‍‌ ​​‌‍‌‌‌ ​‍‌ ​ ‌ ​​‌‍‌‌‌‍​ ‌ ‌​‌‍‍‌‌ ‌‍‌‍‌‌​ ‌‌ ​​‌ ‌‌‌‍​‍‌‍ ​‌‍‍‌‌ ​ ‌‍‍​‌‍‌‌‌‍‌​​‍​‍‌ ‌
Careers at Chelsea Piers​​​​‌ ‍ ​‍​‍‌‍ ‌ ​‍‌‍‍‌‌‍‌ ‌‍‍‌‌‍ ‍​‍​‍​ ‍‍​‍​‍‌ ​ ‌‍​‌‌‍ ‍‌‍‍‌‌ ‌​‌ ‍‌​‍ ‍‌‍‍‌‌‍ ​‍​‍​‍ ​​‍​‍‌‍‍​‌ ​‍‌‍‌‌‌‍‌‍​‍​‍​ ‍‍​‍​‍‌‍‍​‌ ‌​‌ ‌​‌ ​​‌ ​ ​ ‍‍​‍ ​‍ ‌‍​ ‌‍‍​‌‍‌‌‌‍ ​‌ ​ ‌‍‌‌‌‍​‌‌ ​​‌‍‍‌‌‍‌‌‌ ​‍‌ ​ ​‍ ‍‌ ​ ‌‍​‌‌‍ ‍‌‍‍‌‌ ‌​‌ ‍‌​‍ ‍‌ ​ ‌ ‌​‌ ‌‌‌‍‌​‌‍‍‌‌‍ ​‍ ‌‍‍‌‌‍ ‍‌ ‌​‌‍‌‌‌‍ ‍‌ ‌​​‍ ‌‍‌‌‌‍‌​‌‍‍‌‌ ‌​​‍ ‌‍ ‌‌‍ ‌‍‌​‌‍‌‌​ ‌‌ ​​‌ ​‍‌‍‌‌‌ ​ ‌‍‌‌‌‍ ‍‌ ‌​‌‍​‌‌ ‌​‌‍‍‌‌‍ ‌‍ ‍​ ‍ ‌‍‍‌‌‍‌​​ ‌‌‍‌‍‌‍ ‌‍ ‌ ‌​‌‍‌‌‌ ​‍​ ‍ ‌ ‌​‌ ‍‌‌ ​​‌‍‌‌​ ‌‌‍‌‍‌‍ ‌‍ ‌ ‌​‌‍‌‌‌ ​‍​ ‍ ‌ ​​‌‍​‌‌ ‌​‌‍‍​​ ‌‌‍​ ‌‍ ‌‍ ​‌ ‌‌‌‍ ‌‌‍ ‍‌ ​ ​‍‌‌​ ‌‌‌​​‍‌‌ ‌‍‍ ‌‍‌‌‌ ‍‌​‍‌‌​ ​ ‌​‌​​‍‌‌​ ​ ‌​‌​​‍‌‌​ ​‍​ ​‍‌‍​ ​ ​ ​ ‌​​ ​​‌‍​ ​ ‌‍‌‍‌​​ ‌​‌‍‌‍‌‍‌‌‌‍‌‌‌‍‌​​‍‌‌​ ​‍​ ​‍​‍‌‌​ ‌‌‌​‌​​‍ ‍‌‍ ​‌‍‍‌‌‍ ‍‌‍‍ ‌ ​ ​‍‌‌​ ‌‌‌​​‍‌‌ ‌‍‍ ‌‍‌‌‌ ‍‌​‍‌‌​ ​ ‌​‌​​‍‌‌​ ​ ‌​‌​​‍‌‌​ ​‍​ ​‍​ ‌​​ ‍‌​ ​ ​ ‍​‌‍‌‌​ ​​​ ‍​​ ‌‍‌‍​‌​ ​ ‌‍​‍‌‍​ ​‍‌‌​ ​‍​ ​‍​‍‌‌​ ‌‌‌​‌​​‍ ‍‌‍ ‍‌‍​‌‌‍ ‌‌‍‌‌​ ‌‍​‍‌‍​‌‌ ​ ‌‍‌‌‌‌‌‌‌ ​‍‌‍ ​​ ‌‌‍‍​‌ ‌​‌ ‌​‌ ​​‌ ​ ​‍‌‌​ ​ ‌​​‌​‍‌‌​ ​‍‌​‌‍​‍‌‌​ ​‍‌​‌‍‌‍​ ‌‍‍​‌‍‌‌‌‍ ​‌ ​ ‌‍‌‌‌‍​‌‌ ​​‌‍‍‌‌‍‌‌‌ ​‍‌ ​ ​‍ ‍‌ ​ ‌‍​‌‌‍ ‍‌‍‍‌‌ ‌​‌ ‍‌​‍ ‍‌ ​ ‌ ‌​‌ ‌‌‌‍‌​‌‍‍‌‌‍ ​‍‌‍‌‍‍‌‌‍‌​​ ‌‌‍‌‍‌‍ ‌‍ ‌ ‌​‌‍‌‌‌ ​‍​‍‌‍‌ ‌​‌ ‍‌‌ ​​‌‍‌‌​ ‌‌‍‌‍‌‍ ‌‍ ‌ ‌​‌‍‌‌‌ ​‍​‍‌‍‌ ​​‌‍​‌‌ ‌​‌‍‍​​ ‌‌‍​ ‌‍ ‌‍ ​‌ ‌‌‌‍ ‌‌‍ ‍‌ ​ ​‍‌‌​ ‌‌‌​​‍‌‌ ‌‍‍ ‌‍‌‌‌ ‍‌​‍‌‌​ ​ ‌​‌​​‍‌‌​ ​ ‌​‌​​‍‌‌​ ​‍​ ​‍‌‍​ ​ ​ ​ ‌​​ ​​‌‍​ ​ ‌‍‌‍‌​​ ‌​‌‍‌‍‌‍‌‌‌‍‌‌‌‍‌​​‍‌‌​ ​‍​ ​‍​‍‌‌​ ‌‌‌​‌​​‍ ‍‌‍ ​‌‍‍‌‌‍ ‍‌‍‍ ‌ ​ ​‍‌‌​ ‌‌‌​​‍‌‌ ‌‍‍ ‌‍‌‌‌ ‍‌​‍‌‌​ ​ ‌​‌​​‍‌‌​ ​ ‌​‌​​‍‌‌​ ​‍​ ​‍​ ‌​​ ‍‌​ ​ ​ ‍​‌‍‌‌​ ​​​ ‍​​ ‌‍‌‍​‌​ ​ ‌‍​‍‌‍​ ​‍‌‌​ ​‍​ ​‍​‍‌‌​ ‌‌‌​‌​​‍ ‍‌‍ ‍‌‍​‌‌‍ ‌‌‍‌‌​‍‌‍‌ ​​‌‍‌‌‌ ​‍‌ ​ ‌ ​​‌‍‌‌‌‍​ ‌ ‌​‌‍‍‌‌ ‌‍‌‍‌‌​ ‌‌ ​​‌ ‌‌‌‍​‍‌‍ ​‌‍‍‌‌ ​ ‌‍‍​‌‍‌‌‌‍‌​​‍​‍‌ ‌
Chelsea Piers Foundation​​​​‌ ‍ ​‍​‍‌‍ ‌ ​‍‌‍‍‌‌‍‌ ‌‍‍‌‌‍ ‍​‍​‍​ ‍‍​‍​‍‌ ​ ‌‍​‌‌‍ ‍‌‍‍‌‌ ‌​‌ ‍‌​‍ ‍‌‍‍‌‌‍ ​‍​‍​‍ ​​‍​‍‌‍‍​‌ ​‍‌‍‌‌‌‍‌‍​‍​‍​ ‍‍​‍​‍‌‍‍​‌ ‌​‌ ‌​‌ ​​‌ ​ ​ ‍‍​‍ ​‍ ‌‍​ ‌‍‍​‌‍‌‌‌‍ ​‌ ​ ‌‍‌‌‌‍​‌‌ ​​‌‍‍‌‌‍‌‌‌ ​‍‌ ​ ​‍ ‍‌ ​ ‌‍​‌‌‍ ‍‌‍‍‌‌ ‌​‌ ‍‌​‍ ‍‌ ​ ‌ ‌​‌ ‌‌‌‍‌​‌‍‍‌‌‍ ​‍ ‌‍‍‌‌‍ ‍‌ ‌​‌‍‌‌‌‍ ‍‌ ‌​​‍ ‌‍‌‌‌‍‌​‌‍‍‌‌ ‌​​‍ ‌‍ ‌‌‍ ‌‍‌​‌‍‌‌​ ‌‌ ​​‌ ​‍‌‍‌‌‌ ​ ‌‍‌‌‌‍ ‍‌ ‌​‌‍​‌‌ ‌​‌‍‍‌‌‍ ‌‍ ‍​ ‍ ‌‍‍‌‌‍‌​​ ‌‌‍‌‍‌‍ ‌‍ ‌ ‌​‌‍‌‌‌ ​‍​ ‍ ‌ ‌​‌ ‍‌‌ ​​‌‍‌‌​ ‌‌‍‌‍‌‍ ‌‍ ‌ ‌​‌‍‌‌‌ ​‍​ ‍ ‌ ​​‌‍​‌‌ ‌​‌‍‍​​ ‌‌‍​ ‌‍ ‌‍ ​‌ ‌‌‌‍ ‌‌‍ ‍‌ ​ ​‍‌‌​ ‌‌‌​​‍‌‌ ‌‍‍ ‌‍‌‌‌ ‍‌​‍‌‌​ ​ ‌​‌​​‍‌‌​ ​ ‌​‌​​‍‌‌​ ​‍​ ​‍‌‍​ ​ ​ ​ ‌​​ ​​‌‍​ ​ ‌‍‌‍‌​​ ‌​‌‍‌‍‌‍‌‌‌‍‌‌‌‍‌​​‍‌‌​ ​‍​ ​‍​‍‌‌​ ‌‌‌​‌​​‍ ‍‌‍ ​‌‍‍‌‌‍ ‍‌‍‍ ‌ ​ ​‍‌‌​ ‌‌‌​​‍‌‌ ‌‍‍ ‌‍‌‌‌ ‍‌​‍‌‌​ ​ ‌​‌​​‍‌‌​ ​ ‌​‌​​‍‌‌​ ​‍​ ​‍​ ‌ ​ ‌ ​ ‌​​ ‌ ‌‍‌‍​ ‌ ‌‍‌​​ ‍‌​ ​ ​ ‌ ​ ‌ ‌‍‌‌​‍‌‌​ ​‍​ ​‍​‍‌‌​ ‌‌‌​‌​​‍ ‍‌‍ ‍‌‍​‌‌‍ ‌‌‍‌‌​ ‌‍​‍‌‍​‌‌ ​ ‌‍‌‌‌‌‌‌‌ ​‍‌‍ ​​ ‌‌‍‍​‌ ‌​‌ ‌​‌ ​​‌ ​ ​‍‌‌​ ​ ‌​​‌​‍‌‌​ ​‍‌​‌‍​‍‌‌​ ​‍‌​‌‍‌‍​ ‌‍‍​‌‍‌‌‌‍ ​‌ ​ ‌‍‌‌‌‍​‌‌ ​​‌‍‍‌‌‍‌‌‌ ​‍‌ ​ ​‍ ‍‌ ​ ‌‍​‌‌‍ ‍‌‍‍‌‌ ‌​‌ ‍‌​‍ ‍‌ ​ ‌ ‌​‌ ‌‌‌‍‌​‌‍‍‌‌‍ ​‍‌‍‌‍‍‌‌‍‌​​ ‌‌‍‌‍‌‍ ‌‍ ‌ ‌​‌‍‌‌‌ ​‍​‍‌‍‌ ‌​‌ ‍‌‌ ​​‌‍‌‌​ ‌‌‍‌‍‌‍ ‌‍ ‌ ‌​‌‍‌‌‌ ​‍​‍‌‍‌ ​​‌‍​‌‌ ‌​‌‍‍​​ ‌‌‍​ ‌‍ ‌‍ ​‌ ‌‌‌‍ ‌‌‍ ‍‌ ​ ​‍‌‌​ ‌‌‌​​‍‌‌ ‌‍‍ ‌‍‌‌‌ ‍‌​‍‌‌​ ​ ‌​‌​​‍‌‌​ ​ ‌​‌​​‍‌‌​ ​‍​ ​‍‌‍​ ​ ​ ​ ‌​​ ​​‌‍​ ​ ‌‍‌‍‌​​ ‌​‌‍‌‍‌‍‌‌‌‍‌‌‌‍‌​​‍‌‌​ ​‍​ ​‍​‍‌‌​ ‌‌‌​‌​​‍ ‍‌‍ ​‌‍‍‌‌‍ ‍‌‍‍ ‌ ​ ​‍‌‌​ ‌‌‌​​‍‌‌ ‌‍‍ ‌‍‌‌‌ ‍‌​‍‌‌​ ​ ‌​‌​​‍‌‌​ ​ ‌​‌​​‍‌‌​ ​‍​ ​‍​ ‌ ​ ‌ ​ ‌​​ ‌ ‌‍‌‍​ ‌ ‌‍‌​​ ‍‌​ ​ ​ ‌ ​ ‌ ‌‍‌‌​‍‌‌​ ​‍​ ​‍​‍‌‌​ ‌‌‌​‌​​‍ ‍‌‍ ‍‌‍​‌‌‍ ‌‌‍‌‌​‍‌‍‌ ​​‌‍‌‌‌ ​‍‌ ​ ‌ ​​‌‍‌‌‌‍​ ‌ ‌​‌‍‍‌‌ ‌‍‌‍‌‌​ ‌‌ ​​‌ ‌‌‌‍​‍‌‍ ​‌‍‍‌‌ ​ ‌‍‍​‌‍‌‌‌‍‌​​‍​‍‌ ‌
Gift Cards​​​​‌ ‍ ​‍​‍‌‍ ‌ ​‍‌‍‍‌‌‍‌ ‌‍‍‌‌‍ ‍​‍​‍​ ‍‍​‍​‍‌ ​ ‌‍​‌‌‍ ‍‌‍‍‌‌ ‌​‌ ‍‌​‍ ‍‌‍‍‌‌‍ ​‍​‍​‍ ​​‍​‍‌‍‍​‌ ​‍‌‍‌‌‌‍‌‍​‍​‍​ ‍‍​‍​‍‌‍‍​‌ ‌​‌ ‌​‌ ​​‌ ​ ​ ‍‍​‍ ​‍ ‌‍​ ‌‍‍​‌‍‌‌‌‍ ​‌ ​ ‌‍‌‌‌‍​‌‌ ​​‌‍‍‌‌‍‌‌‌ ​‍‌ ​ ​‍ ‍‌ ​ ‌‍​‌‌‍ ‍‌‍‍‌‌ ‌​‌ ‍‌​‍ ‍‌ ​ ‌ ‌​‌ ‌‌‌‍‌​‌‍‍‌‌‍ ​‍ ‌‍‍‌‌‍ ‍‌ ‌​‌‍‌‌‌‍ ‍‌ ‌​​‍ ‌‍‌‌‌‍‌​‌‍‍‌‌ ‌​​‍ ‌‍ ‌‌‍ ‌‍‌​‌‍‌‌​ ‌‌ ​​‌ ​‍‌‍‌‌‌ ​ ‌‍‌‌‌‍ ‍‌ ‌​‌‍​‌‌ ‌​‌‍‍‌‌‍ ‌‍ ‍​ ‍ ‌‍‍‌‌‍‌​​ ‌‌‍‌‍‌‍ ‌‍ ‌ ‌​‌‍‌‌‌ ​‍​ ‍ ‌ ‌​‌ ‍‌‌ ​​‌‍‌‌​ ‌‌‍‌‍‌‍ ‌‍ ‌ ‌​‌‍‌‌‌ ​‍​ ‍ ‌ ​​‌‍​‌‌ ‌​‌‍‍​​ ‌‌‍​ ‌‍ ‌‍ ​‌ ‌‌‌‍ ‌‌‍ ‍‌ ​ ​‍‌‌​ ‌‌‌​​‍‌‌ ‌‍‍ ‌‍‌‌‌ ‍‌​‍‌‌​ ​ ‌​‌​​‍‌‌​ ​ ‌​‌​​‍‌‌​ ​‍​ ​‍‌‍​ ​ ​ ​ ‌​​ ​​‌‍​ ​ ‌‍‌‍‌​​ ‌​‌‍‌‍‌‍‌‌‌‍‌‌‌‍‌​​‍‌‌​ ​‍​ ​‍​‍‌‌​ ‌‌‌​‌​​‍ ‍‌‍ ​‌‍‍‌‌‍ ‍‌‍‍ ‌ ​ ​‍‌‌​ ‌‌‌​​‍‌‌ ‌‍‍ ‌‍‌‌‌ ‍‌​‍‌‌​ ​ ‌​‌​​‍‌‌​ ​ ‌​‌​​‍‌‌​ ​‍​ ​‍‌‍‌​​ ‍​‌‍​ ‌‍​‌​ ‌​​ ‍‌​ ​‌‌‍‌‍​ ‍​​ ​ ​ ​ ​ ​​​‍‌‌​ ​‍​ ​‍​‍‌‌​ ‌‌‌​‌​​‍ ‍‌‍ ‍‌‍​‌‌‍ ‌‌‍‌‌​ ‌‍​‍‌‍​‌‌ ​ ‌‍‌‌‌‌‌‌‌ ​‍‌‍ ​​ ‌‌‍‍​‌ ‌​‌ ‌​‌ ​​‌ ​ ​‍‌‌​ ​ ‌​​‌​‍‌‌​ ​‍‌​‌‍​‍‌‌​ ​‍‌​‌‍‌‍​ ‌‍‍​‌‍‌‌‌‍ ​‌ ​ ‌‍‌‌‌‍​‌‌ ​​‌‍‍‌‌‍‌‌‌ ​‍‌ ​ ​‍ ‍‌ ​ ‌‍​‌‌‍ ‍‌‍‍‌‌ ‌​‌ ‍‌​‍ ‍‌ ​ ‌ ‌​‌ ‌‌‌‍‌​‌‍‍‌‌‍ ​‍‌‍‌‍‍‌‌‍‌​​ ‌‌‍‌‍‌‍ ‌‍ ‌ ‌​‌‍‌‌‌ ​‍​‍‌‍‌ ‌​‌ ‍‌‌ ​​‌‍‌‌​ ‌‌‍‌‍‌‍ ‌‍ ‌ ‌​‌‍‌‌‌ ​‍​‍‌‍‌ ​​‌‍​‌‌ ‌​‌‍‍​​ ‌‌‍​ ‌‍ ‌‍ ​‌ ‌‌‌‍ ‌‌‍ ‍‌ ​ ​‍‌‌​ ‌‌‌​​‍‌‌ ‌‍‍ ‌‍‌‌‌ ‍‌​‍‌‌​ ​ ‌​‌​​‍‌‌​ ​ ‌​‌​​‍‌‌​ ​‍​ ​‍‌‍​ ​ ​ ​ ‌​​ ​​‌‍​ ​ ‌‍‌‍‌​​ ‌​‌‍‌‍‌‍‌‌‌‍‌‌‌‍‌​​‍‌‌​ ​‍​ ​‍​‍‌‌​ ‌‌‌​‌​​‍ ‍‌‍ ​‌‍‍‌‌‍ ‍‌‍‍ ‌ ​ ​‍‌‌​ ‌‌‌​​‍‌‌ ‌‍‍ ‌‍‌‌‌ ‍‌​‍‌‌​ ​ ‌​‌​​‍‌‌​ ​ ‌​‌​​‍‌‌​ ​‍​ ​‍‌‍‌​​ ‍​‌‍​ ‌‍​‌​ ‌​​ ‍‌​ ​‌‌‍‌‍​ ‍​​ ​ ​ ​ ​ ​​​‍‌‌​ ​‍​ ​‍​‍‌‌​ ‌‌‌​‌​​‍ ‍‌‍ ‍‌‍​‌‌‍ ‌‌‍‌‌​‍‌‍‌ ​​‌‍‌‌‌ ​‍‌ ​ ‌ ​​‌‍‌‌‌‍​ ‌ ‌​‌‍‍‌‌ ‌‍‌‍‌‌​ ‌‌ ​​‌ ‌‌‌‍​‍‌‍ ​‌‍‍‌‌ ​ ‌‍‍​‌‍‌‌‌‍‌​​‍​‍‌ ‌
More​​​​‌ ‍ ​‍​‍‌‍ ‌ ​‍‌‍‍‌‌‍‌ ‌‍‍‌‌‍ ‍​‍​‍​ ‍‍​‍​‍‌ ​ ‌‍​‌‌‍ ‍‌‍‍‌‌ ‌​‌ ‍‌​‍ ‍‌‍‍‌‌‍ ​‍​‍​‍ ​​‍​‍‌‍‍​‌ ​‍‌‍‌‌‌‍‌‍​‍​‍​ ‍‍​‍​‍‌‍‍​‌ ‌​‌ ‌​‌ ​​‌ ​ ​ ‍‍​‍ ​‍ ‌‍​ ‌‍‍​‌‍‌‌‌‍ ​‌ ​ ‌‍‌‌‌‍​‌‌ ​​‌‍‍‌‌‍‌‌‌ ​‍‌ ​ ​‍ ‍‌ ​ ‌‍​‌‌‍ ‍‌‍‍‌‌ ‌​‌ ‍‌​‍ ‍‌ ​ ‌ ‌​‌ ‌‌‌‍‌​‌‍‍‌‌‍ ​‍ ‌‍‍‌‌‍ ‍‌ ‌​‌‍‌‌‌‍ ‍‌ ‌​​‍ ‌‍‌‌‌‍‌​‌‍‍‌‌ ‌​​‍ ‌‍ ‌‌‍ ‌‍‌​‌‍‌‌​ ‌‌ ​​‌ ​‍‌‍‌‌‌ ​ ‌‍‌‌‌‍ ‍‌ ‌​‌‍​‌‌ ‌​‌‍‍‌‌‍ ‌‍ ‍​ ‍ ‌‍‍‌‌‍‌​​ ‌‌‍‌‍‌‍ ‌‍ ‌ ‌​‌‍‌‌‌ ​‍​ ‍ ‌ ‌​‌ ‍‌‌ ​​‌‍‌‌​ ‌‌‍‌‍‌‍ ‌‍ ‌ ‌​‌‍‌‌‌ ​‍​ ‍ ‌ ​​‌‍​‌‌ ‌​‌‍‍​​ ‌‌‍​ ‌‍ ‌‍ ​‌ ‌‌‌‍ ‌‌‍ ‍‌ ​ ​‍‌‌​ ‌‌‌​​‍‌‌ ‌‍‍ ‌‍‌‌‌ ‍‌​‍‌‌​ ​ ‌​‌​​‍‌‌​ ​ ‌​‌​​‍‌‌​ ​‍​ ​‍​ ‌‌​ ​ ​ ‌‌​ ‍‌‌‍​ ​ ​‍‌‍‌​​ ‍​‌‍​‌​ ‍​​ ​ ​ ​ ​‍‌‌​ ​‍​ ​‍​‍‌‌​ ‌‌‌​‌​​‍ ‍‌ ‌​‌‍‍‌‌ ‌​‌‍ ​‌‍‌‌​ ‌‍​‍‌‍​‌‌ ​ ‌‍‌‌‌‌‌‌‌ ​‍‌‍ ​​ ‌‌‍‍​‌ ‌​‌ ‌​‌ ​​‌ ​ ​‍‌‌​ ​ ‌​​‌​‍‌‌​ ​‍‌​‌‍​‍‌‌​ ​‍‌​‌‍‌‍​ ‌‍‍​‌‍‌‌‌‍ ​‌ ​ ‌‍‌‌‌‍​‌‌ ​​‌‍‍‌‌‍‌‌‌ ​‍‌ ​ ​‍ ‍‌ ​ ‌‍​‌‌‍ ‍‌‍‍‌‌ ‌​‌ ‍‌​‍ ‍‌ ​ ‌ ‌​‌ ‌‌‌‍‌​‌‍‍‌‌‍ ​‍‌‍‌‍‍‌‌‍‌​​ ‌‌‍‌‍‌‍ ‌‍ ‌ ‌​‌‍‌‌‌ ​‍​‍‌‍‌ ‌​‌ ‍‌‌ ​​‌‍‌‌​ ‌‌‍‌‍‌‍ ‌‍ ‌ ‌​‌‍‌‌‌ ​‍​‍‌‍‌ ​​‌‍​‌‌ ‌​‌‍‍​​ ‌‌‍​ ‌‍ ‌‍ ​‌ ‌‌‌‍ ‌‌‍ ‍‌ ​ ​‍‌‌​ ‌‌‌​​‍‌‌ ‌‍‍ ‌‍‌‌‌ ‍‌​‍‌‌​ ​ ‌​‌​​‍‌‌​ ​ ‌​‌​​‍‌‌​ ​‍​ ​‍​ ‌‌​ ​ ​ ‌‌​ ‍‌‌‍​ ​ ​‍‌‍‌​​ ‍​‌‍​‌​ ‍​​ ​ ​ ​ ​‍‌‌​ ​‍​ ​‍​‍‌‌​ ‌‌‌​‌​​‍ ‍‌ ‌​‌‍‍‌‌ ‌​‌‍ ​‌‍‌‌​‍‌‍‌ ​​‌‍‌‌‌ ​‍‌ ​ ‌ ​​‌‍‌‌‌‍​ ‌ ‌​‌‍‍‌‌ ‌‍‌‍‌‌​ ‌‌ ​​‌ ‌‌‌‍​‍‌‍ ​‌‍‍‌‌ ​ ‌‍‍​‌‍‌‌‌‍‌​​‍​‍‌ ‌
Summer Camps​​​​‌ ‍ ​‍​‍‌‍ ‌ ​‍‌‍‍‌‌‍‌ ‌‍‍‌‌‍ ‍​‍​‍​ ‍‍​‍​‍‌ ​ ‌‍​‌‌‍ ‍‌‍‍‌‌ ‌​‌ ‍‌​‍ ‍‌‍‍‌‌‍ ​‍​‍​‍ ​​‍​‍‌‍‍​‌ ​‍‌‍‌‌‌‍‌‍​‍​‍​ ‍‍​‍​‍‌‍‍​‌ ‌​‌ ‌​‌ ​​‌ ​ ​ ‍‍​‍ ​‍ ‌‍​ ‌‍‍​‌‍‌‌‌‍ ​‌ ​ ‌‍‌‌‌‍​‌‌ ​​‌‍‍‌‌‍‌‌‌ ​‍‌ ​ ​‍ ‍‌ ​ ‌‍​‌‌‍ ‍‌‍‍‌‌ ‌​‌ ‍‌​‍ ‍‌ ​ ‌ ‌​‌ ‌‌‌‍‌​‌‍‍‌‌‍ ​‍ ‌‍‍‌‌‍ ‍‌ ‌​‌‍‌‌‌‍ ‍‌ ‌​​‍ ‌‍‌‌‌‍‌​‌‍‍‌‌ ‌​​‍ ‌‍ ‌‌‍ ‌‍‌​‌‍‌‌​ ‌‌ ​​‌ ​‍‌‍‌‌‌ ​ ‌‍‌‌‌‍ ‍‌ ‌​‌‍​‌‌ ‌​‌‍‍‌‌‍ ‌‍ ‍​ ‍ ‌‍‍‌‌‍‌​​ ‌‌‍‌‍‌‍ ‌‍ ‌ ‌​‌‍‌‌‌ ​‍​ ‍ ‌ ‌​‌ ‍‌‌ ​​‌‍‌‌​ ‌‌‍‌‍‌‍ ‌‍ ‌ ‌​‌‍‌‌‌ ​‍​ ‍ ‌ ​​‌‍​‌‌ ‌​‌‍‍​​ ‌‌‍​ ‌‍ ‌‍ ​‌ ‌‌‌‍ ‌‌‍ ‍‌ ​ ​‍‌‌​ ‌‌‌​​‍‌‌ ‌‍‍ ‌‍‌‌‌ ‍‌​‍‌‌​ ​ ‌​‌​​‍‌‌​ ​ ‌​‌​​‍‌‌​ ​‍​ ​‍​ ‌‌​ ​ ​ ‌‌​ ‍‌‌‍​ ​ ​‍‌‍‌​​ ‍​‌‍​‌​ ‍​​ ​ ​ ​ ​‍‌‌​ ​‍​ ​‍​‍‌‌​ ‌‌‌​‌​​‍ ‍‌‍ ​‌‍‍‌‌‍ ‍‌‍‍ ‌ ​ ​‍‌‌​ ‌‌‌​​‍‌‌ ‌‍‍ ‌‍‌‌‌ ‍‌​‍‌‌​ ​ ‌​‌​​‍‌‌​ ​ ‌​‌​​‍‌‌​ ​‍​ ​‍‌‍​ ​ ‌​‌‍​ ‌‍​‌‌‍​ ​ ​​‌‍​‌​ ‌​​ ‌ ​ ‍‌​ ‌‍‌‍‌​​‍‌‌​ ​‍​ ​‍​‍‌‌​ ‌‌‌​‌​​‍ ‍‌‍ ‍‌‍​‌‌‍ ‌‌‍‌‌​ ‌‍​‍‌‍​‌‌ ​ ‌‍‌‌‌‌‌‌‌ ​‍‌‍ ​​ ‌‌‍‍​‌ ‌​‌ ‌​‌ ​​‌ ​ ​‍‌‌​ ​ ‌​​‌​‍‌‌​ ​‍‌​‌‍​‍‌‌​ ​‍‌​‌‍‌‍​ ‌‍‍​‌‍‌‌‌‍ ​‌ ​ ‌‍‌‌‌‍​‌‌ ​​‌‍‍‌‌‍‌‌‌ ​‍‌ ​ ​‍ ‍‌ ​ ‌‍​‌‌‍ ‍‌‍‍‌‌ ‌​‌ ‍‌​‍ ‍‌ ​ ‌ ‌​‌ ‌‌‌‍‌​‌‍‍‌‌‍ ​‍‌‍‌‍‍‌‌‍‌​​ ‌‌‍‌‍‌‍ ‌‍ ‌ ‌​‌‍‌‌‌ ​‍​‍‌‍‌ ‌​‌ ‍‌‌ ​​‌‍‌‌​ ‌‌‍‌‍‌‍ ‌‍ ‌ ‌​‌‍‌‌‌ ​‍​‍‌‍‌ ​​‌‍​‌‌ ‌​‌‍‍​​ ‌‌‍​ ‌‍ ‌‍ ​‌ ‌‌‌‍ ‌‌‍ ‍‌ ​ ​‍‌‌​ ‌‌‌​​‍‌‌ ‌‍‍ ‌‍‌‌‌ ‍‌​‍‌‌​ ​ ‌​‌​​‍‌‌​ ​ ‌​‌​​‍‌‌​ ​‍​ ​‍​ ‌‌​ ​ ​ ‌‌​ ‍‌‌‍​ ​ ​‍‌‍‌​​ ‍​‌‍​‌​ ‍​​ ​ ​ ​ ​‍‌‌​ ​‍​ ​‍​‍‌‌​ ‌‌‌​‌​​‍ ‍‌‍ ​‌‍‍‌‌‍ ‍‌‍‍ ‌ ​ ​‍‌‌​ ‌‌‌​​‍‌‌ ‌‍‍ ‌‍‌‌‌ ‍‌​‍‌‌​ ​ ‌​‌​​‍‌‌​ ​ ‌​‌​​‍‌‌​ ​‍​ ​‍‌‍​ ​ ‌​‌‍​ ‌‍​‌‌‍​ ​ ​​‌‍​‌​ ‌​​ ‌ ​ ‍‌​ ‌‍‌‍‌​​‍‌‌​ ​‍​ ​‍​‍‌‌​ ‌‌‌​‌​​‍ ‍‌‍ ‍‌‍​‌‌‍ ‌‌‍‌‌​‍‌‍‌ ​​‌‍‌‌‌ ​‍‌ ​ ‌ ​​‌‍‌‌‌‍​ ‌ ‌​‌‍‍‌‌ ‌‍‌‍‌‌​ ‌‌ ​​‌ ‌‌‌‍​‍‌‍ ​‌‍‍‌‌ ​ ‌‍‍​‌‍‌‌‌‍‌​​‍​‍‌ ‌
Daycare + Preschool​​​​‌ ‍ ​‍​‍‌‍ ‌ ​‍‌‍‍‌‌‍‌ ‌‍‍‌‌‍ ‍​‍​‍​ ‍‍​‍​‍‌ ​ ‌‍​‌‌‍ ‍‌‍‍‌‌ ‌​‌ ‍‌​‍ ‍‌‍‍‌‌‍ ​‍​‍​‍ ​​‍​‍‌‍‍​‌ ​‍‌‍‌‌‌‍‌‍​‍​‍​ ‍‍​‍​‍‌‍‍​‌ ‌​‌ ‌​‌ ​​‌ ​ ​ ‍‍​‍ ​‍ ‌‍​ ‌‍‍​‌‍‌‌‌‍ ​‌ ​ ‌‍‌‌‌‍​‌‌ ​​‌‍‍‌‌‍‌‌‌ ​‍‌ ​ ​‍ ‍‌ ​ ‌‍​‌‌‍ ‍‌‍‍‌‌ ‌​‌ ‍‌​‍ ‍‌ ​ ‌ ‌​‌ ‌‌‌‍‌​‌‍‍‌‌‍ ​‍ ‌‍‍‌‌‍ ‍‌ ‌​‌‍‌‌‌‍ ‍‌ ‌​​‍ ‌‍‌‌‌‍‌​‌‍‍‌‌ ‌​​‍ ‌‍ ‌‌‍ ‌‍‌​‌‍‌‌​ ‌‌ ​​‌ ​‍‌‍‌‌‌ ​ ‌‍‌‌‌‍ ‍‌ ‌​‌‍​‌‌ ‌​‌‍‍‌‌‍ ‌‍ ‍​ ‍ ‌‍‍‌‌‍‌​​ ‌‌‍‌‍‌‍ ‌‍ ‌ ‌​‌‍‌‌‌ ​‍​ ‍ ‌ ‌​‌ ‍‌‌ ​​‌‍‌‌​ ‌‌‍‌‍‌‍ ‌‍ ‌ ‌​‌‍‌‌‌ ​‍​ ‍ ‌ ​​‌‍​‌‌ ‌​‌‍‍​​ ‌‌‍​ ‌‍ ‌‍ ​‌ ‌‌‌‍ ‌‌‍ ‍‌ ​ ​‍‌‌​ ‌‌‌​​‍‌‌ ‌‍‍ ‌‍‌‌‌ ‍‌​‍‌‌​ ​ ‌​‌​​‍‌‌​ ​ ‌​‌​​‍‌‌​ ​‍​ ​‍​ ‌‌​ ​ ​ ‌‌​ ‍‌‌‍​ ​ ​‍‌‍‌​​ ‍​‌‍​‌​ ‍​​ ​ ​ ​ ​‍‌‌​ ​‍​ ​‍​‍‌‌​ ‌‌‌​‌​​‍ ‍‌‍ ​‌‍‍‌‌‍ ‍‌‍‍ ‌ ​ ​‍‌‌​ ‌‌‌​​‍‌‌ ‌‍‍ ‌‍‌‌‌ ‍‌​‍‌‌​ ​ ‌​‌​​‍‌‌​ ​ ‌​‌​​‍‌‌​ ​‍​ ​‍​ ​ ​ ​‌​ ‍​​ ​ ​ ​ ​ ​‍​ ​ ‌‍​‌​ ‌‍​ ‌‍​ ‌‍‌‍​‌​‍‌‌​ ​‍​ ​‍​‍‌‌​ ‌‌‌​‌​​‍ ‍‌‍ ‍‌‍​‌‌‍ ‌‌‍‌‌​ ‌‍​‍‌‍​‌‌ ​ ‌‍‌‌‌‌‌‌‌ ​‍‌‍ ​​ ‌‌‍‍​‌ ‌​‌ ‌​‌ ​​‌ ​ ​‍‌‌​ ​ ‌​​‌​‍‌‌​ ​‍‌​‌‍​‍‌‌​ ​‍‌​‌‍‌‍​ ‌‍‍​‌‍‌‌‌‍ ​‌ ​ ‌‍‌‌‌‍​‌‌ ​​‌‍‍‌‌‍‌‌‌ ​‍‌ ​ ​‍ ‍‌ ​ ‌‍​‌‌‍ ‍‌‍‍‌‌ ‌​‌ ‍‌​‍ ‍‌ ​ ‌ ‌​‌ ‌‌‌‍‌​‌‍‍‌‌‍ ​‍‌‍‌‍‍‌‌‍‌​​ ‌‌‍‌‍‌‍ ‌‍ ‌ ‌​‌‍‌‌‌ ​‍​‍‌‍‌ ‌​‌ ‍‌‌ ​​‌‍‌‌​ ‌‌‍‌‍‌‍ ‌‍ ‌ ‌​‌‍‌‌‌ ​‍​‍‌‍‌ ​​‌‍​‌‌ ‌​‌‍‍​​ ‌‌‍​ ‌‍ ‌‍ ​‌ ‌‌‌‍ ‌‌‍ ‍‌ ​ ​‍‌‌​ ‌‌‌​​‍‌‌ ‌‍‍ ‌‍‌‌‌ ‍‌​‍‌‌​ ​ ‌​‌​​‍‌‌​ ​ ‌​‌​​‍‌‌​ ​‍​ ​‍​ ‌‌​ ​ ​ ‌‌​ ‍‌‌‍​ ​ ​‍‌‍‌​​ ‍​‌‍​‌​ ‍​​ ​ ​ ​ ​‍‌‌​ ​‍​ ​‍​‍‌‌​ ‌‌‌​‌​​‍ ‍‌‍ ​‌‍‍‌‌‍ ‍‌‍‍ ‌ ​ ​‍‌‌​ ‌‌‌​​‍‌‌ ‌‍‍ ‌‍‌‌‌ ‍‌​‍‌‌​ ​ ‌​‌​​‍‌‌​ ​ ‌​‌​​‍‌‌​ ​‍​ ​‍​ ​ ​ ​‌​ ‍​​ ​ ​ ​ ​ ​‍​ ​ ‌‍​‌​ ‌‍​ ‌‍​ ‌‍‌‍​‌​‍‌‌​ ​‍​ ​‍​‍‌‌​ ‌‌‌​‌​​‍ ‍‌‍ ‍‌‍​‌‌‍ ‌‌‍‌‌​‍‌‍‌ ​​‌‍‌‌‌ ​‍‌ ​ ‌ ​​‌‍‌‌‌‍​ ‌ ‌​‌‍‍‌‌ ‌‍‌‍‌‌​ ‌‌ ​​‌ ‌‌‌‍​‍‌‍ ​‌‍‍‌‌ ​ ‌‍‍​‌‍‌‌‌‍‌​​‍​‍‌ ‌
Parking​​​​‌ ‍ ​‍​‍‌‍ ‌ ​‍‌‍‍‌‌‍‌ ‌‍‍‌‌‍ ‍​‍​‍​ ‍‍​‍​‍‌ ​ ‌‍​‌‌‍ ‍‌‍‍‌‌ ‌​‌ ‍‌​‍ ‍‌‍‍‌‌‍ ​‍​‍​‍ ​​‍​‍‌‍‍​‌ ​‍‌‍‌‌‌‍‌‍​‍​‍​ ‍‍​‍​‍‌‍‍​‌ ‌​‌ ‌​‌ ​​‌ ​ ​ ‍‍​‍ ​‍ ‌‍​ ‌‍‍​‌‍‌‌‌‍ ​‌ ​ ‌‍‌‌‌‍​‌‌ ​​‌‍‍‌‌‍‌‌‌ ​‍‌ ​ ​‍ ‍‌ ​ ‌‍​‌‌‍ ‍‌‍‍‌‌ ‌​‌ ‍‌​‍ ‍‌ ​ ‌ ‌​‌ ‌‌‌‍‌​‌‍‍‌‌‍ ​‍ ‌‍‍‌‌‍ ‍‌ ‌​‌‍‌‌‌‍ ‍‌ ‌​​‍ ‌‍‌‌‌‍‌​‌‍‍‌‌ ‌​​‍ ‌‍ ‌‌‍ ‌‍‌​‌‍‌‌​ ‌‌ ​​‌ ​‍‌‍‌‌‌ ​ ‌‍‌‌‌‍ ‍‌ ‌​‌‍​‌‌ ‌​‌‍‍‌‌‍ ‌‍ ‍​ ‍ ‌‍‍‌‌‍‌​​ ‌‌‍‌‍‌‍ ‌‍ ‌ ‌​‌‍‌‌‌ ​‍​ ‍ ‌ ‌​‌ ‍‌‌ ​​‌‍‌‌​ ‌‌‍‌‍‌‍ ‌‍ ‌ ‌​‌‍‌‌‌ ​‍​ ‍ ‌ ​​‌‍​‌‌ ‌​‌‍‍​​ ‌‌‍​ ‌‍ ‌‍ ​‌ ‌‌‌‍ ‌‌‍ ‍‌ ​ ​‍‌‌​ ‌‌‌​​‍‌‌ ‌‍‍ ‌‍‌‌‌ ‍‌​‍‌‌​ ​ ‌​‌​​‍‌‌​ ​ ‌​‌​​‍‌‌​ ​‍​ ​‍​ ‌‌​ ​ ​ ‌‌​ ‍‌‌‍​ ​ ​‍‌‍‌​​ ‍​‌‍​‌​ ‍​​ ​ ​ ​ ​‍‌‌​ ​‍​ ​‍​‍‌‌​ ‌‌‌​‌​​‍ ‍‌‍ ​‌‍‍‌‌‍ ‍‌‍‍ ‌ ​ ​‍‌‌​ ‌‌‌​​‍‌‌ ‌‍‍ ‌‍‌‌‌ ‍‌​‍‌‌​ ​ ‌​‌​​‍‌‌​ ​ ‌​‌​​‍‌‌​ ​‍​ ​‍‌‍​‍​ ​​‌‍‌‍​ ‌‍‌‍‌‍​ ​‌‌‍‌‌‌‍‌‍​ ‌ ​ ​‌‌‍‌‍‌‍‌​​‍‌‌​ ​‍​ ​‍​‍‌‌​ ‌‌‌​‌​​‍ ‍‌‍ ‍‌‍​‌‌‍ ‌‌‍‌‌​ ‌‍​‍‌‍​‌‌ ​ ‌‍‌‌‌‌‌‌‌ ​‍‌‍ ​​ ‌‌‍‍​‌ ‌​‌ ‌​‌ ​​‌ ​ ​‍‌‌​ ​ ‌​​‌​‍‌‌​ ​‍‌​‌‍​‍‌‌​ ​‍‌​‌‍‌‍​ ‌‍‍​‌‍‌‌‌‍ ​‌ ​ ‌‍‌‌‌‍​‌‌ ​​‌‍‍‌‌‍‌‌‌ ​‍‌ ​ ​‍ ‍‌ ​ ‌‍​‌‌‍ ‍‌‍‍‌‌ ‌​‌ ‍‌​‍ ‍‌ ​ ‌ ‌​‌ ‌‌‌‍‌​‌‍‍‌‌‍ ​‍‌‍‌‍‍‌‌‍‌​​ ‌‌‍‌‍‌‍ ‌‍ ‌ ‌​‌‍‌‌‌ ​‍​‍‌‍‌ ‌​‌ ‍‌‌ ​​‌‍‌‌​ ‌‌‍‌‍‌‍ ‌‍ ‌ ‌​‌‍‌‌‌ ​‍​‍‌‍‌ ​​‌‍​‌‌ ‌​‌‍‍​​ ‌‌‍​ ‌‍ ‌‍ ​‌ ‌‌‌‍ ‌‌‍ ‍‌ ​ ​‍‌‌​ ‌‌‌​​‍‌‌ ‌‍‍ ‌‍‌‌‌ ‍‌​‍‌‌​ ​ ‌​‌​​‍‌‌​ ​ ‌​‌​​‍‌‌​ ​‍​ ​‍​ ‌‌​ ​ ​ ‌‌​ ‍‌‌‍​ ​ ​‍‌‍‌​​ ‍​‌‍​‌​ ‍​​ ​ ​ ​ ​‍‌‌​ ​‍​ ​‍​‍‌‌​ ‌‌‌​‌​​‍ ‍‌‍ ​‌‍‍‌‌‍ ‍‌‍‍ ‌ ​ ​‍‌‌​ ‌‌‌​​‍‌‌ ‌‍‍ ‌‍‌‌‌ ‍‌​‍‌‌​ ​ ‌​‌​​‍‌‌​ ​ ‌​‌​​‍‌‌​ ​‍​ ​‍‌‍​‍​ ​​‌‍‌‍​ ‌‍‌‍‌‍​ ​‌‌‍‌‌‌‍‌‍​ ‌ ​ ​‌‌‍‌‍‌‍‌​​‍‌‌​ ​‍​ ​‍​‍‌‌​ ‌‌‌​‌​​‍ ‍‌‍ ‍‌‍​‌‌‍ ‌‌‍‌‌​‍‌‍‌ ​​‌‍‌‌‌ ​‍‌ ​ ‌ ​​‌‍‌‌‌‍​ ‌ ‌​‌‍‍‌‌ ‌‍‌‍‌‌​ ‌‌ ​​‌ ‌‌‌‍​‍‌‍ ​‌‍‍‌‌ ​ ‌‍‍​‌‍‌‌‌‍‌​​‍​‍‌ ‌
Dining​​​​‌ ‍ ​‍​‍‌‍ ‌ ​‍‌‍‍‌‌‍‌ ‌‍‍‌‌‍ ‍​‍​‍​ ‍‍​‍​‍‌ ​ ‌‍​‌‌‍ ‍‌‍‍‌‌ ‌​‌ ‍‌​‍ ‍‌‍‍‌‌‍ ​‍​‍​‍ ​​‍​‍‌‍‍​‌ ​‍‌‍‌‌‌‍‌‍​‍​‍​ ‍‍​‍​‍‌‍‍​‌ ‌​‌ ‌​‌ ​​‌ ​ ​ ‍‍​‍ ​‍ ‌‍​ ‌‍‍​‌‍‌‌‌‍ ​‌ ​ ‌‍‌‌‌‍​‌‌ ​​‌‍‍‌‌‍‌‌‌ ​‍‌ ​ ​‍ ‍‌ ​ ‌‍​‌‌‍ ‍‌‍‍‌‌ ‌​‌ ‍‌​‍ ‍‌ ​ ‌ ‌​‌ ‌‌‌‍‌​‌‍‍‌‌‍ ​‍ ‌‍‍‌‌‍ ‍‌ ‌​‌‍‌‌‌‍ ‍‌ ‌​​‍ ‌‍‌‌‌‍‌​‌‍‍‌‌ ‌​​‍ ‌‍ ‌‌‍ ‌‍‌​‌‍‌‌​ ‌‌ ​​‌ ​‍‌‍‌‌‌ ​ ‌‍‌‌‌‍ ‍‌ ‌​‌‍​‌‌ ‌​‌‍‍‌‌‍ ‌‍ ‍​ ‍ ‌‍‍‌‌‍‌​​ ‌‌‍‌‍‌‍ ‌‍ ‌ ‌​‌‍‌‌‌ ​‍​ ‍ ‌ ‌​‌ ‍‌‌ ​​‌‍‌‌​ ‌‌‍‌‍‌‍ ‌‍ ‌ ‌​‌‍‌‌‌ ​‍​ ‍ ‌ ​​‌‍​‌‌ ‌​‌‍‍​​ ‌‌‍​ ‌‍ ‌‍ ​‌ ‌‌‌‍ ‌‌‍ ‍‌ ​ ​‍‌‌​ ‌‌‌​​‍‌‌ ‌‍‍ ‌‍‌‌‌ ‍‌​‍‌‌​ ​ ‌​‌​​‍‌‌​ ​ ‌​‌​​‍‌‌​ ​‍​ ​‍​ ‌‌​ ​ ​ ‌‌​ ‍‌‌‍​ ​ ​‍‌‍‌​​ ‍​‌‍​‌​ ‍​​ ​ ​ ​ ​‍‌‌​ ​‍​ ​‍​‍‌‌​ ‌‌‌​‌​​‍ ‍‌‍ ​‌‍‍‌‌‍ ‍‌‍‍ ‌ ​ ​‍‌‌​ ‌‌‌​​‍‌‌ ‌‍‍ ‌‍‌‌‌ ‍‌​‍‌‌​ ​ ‌​‌​​‍‌‌​ ​ ‌​‌​​‍‌‌​ ​‍​ ​‍​ ‍​‌‍‌‍‌‍‌​​ ‌‍​ ‍‌‌‍​‍‌‍‌‌​ ‌ ‌‍‌‍​ ‌​​ ‌​​ ​‍​‍‌‌​ ​‍​ ​‍​‍‌‌​ ‌‌‌​‌​​‍ ‍‌‍ ‍‌‍​‌‌‍ ‌‌‍‌‌​ ‌‍​‍‌‍​‌‌ ​ ‌‍‌‌‌‌‌‌‌ ​‍‌‍ ​​ ‌‌‍‍​‌ ‌​‌ ‌​‌ ​​‌ ​ ​‍‌‌​ ​ ‌​​‌​‍‌‌​ ​‍‌​‌‍​‍‌‌​ ​‍‌​‌‍‌‍​ ‌‍‍​‌‍‌‌‌‍ ​‌ ​ ‌‍‌‌‌‍​‌‌ ​​‌‍‍‌‌‍‌‌‌ ​‍‌ ​ ​‍ ‍‌ ​ ‌‍​‌‌‍ ‍‌‍‍‌‌ ‌​‌ ‍‌​‍ ‍‌ ​ ‌ ‌​‌ ‌‌‌‍‌​‌‍‍‌‌‍ ​‍‌‍‌‍‍‌‌‍‌​​ ‌‌‍‌‍‌‍ ‌‍ ‌ ‌​‌‍‌‌‌ ​‍​‍‌‍‌ ‌​‌ ‍‌‌ ​​‌‍‌‌​ ‌‌‍‌‍‌‍ ‌‍ ‌ ‌​‌‍‌‌‌ ​‍​‍‌‍‌ ​​‌‍​‌‌ ‌​‌‍‍​​ ‌‌‍​ ‌‍ ‌‍ ​‌ ‌‌‌‍ ‌‌‍ ‍‌ ​ ​‍‌‌​ ‌‌‌​​‍‌‌ ‌‍‍ ‌‍‌‌‌ ‍‌​‍‌‌​ ​ ‌​‌​​‍‌‌​ ​ ‌​‌​​‍‌‌​ ​‍​ ​‍​ ‌‌​ ​ ​ ‌‌​ ‍‌‌‍​ ​ ​‍‌‍‌​​ ‍​‌‍​‌​ ‍​​ ​ ​ ​ ​‍‌‌​ ​‍​ ​‍​‍‌‌​ ‌‌‌​‌​​‍ ‍‌‍ ​‌‍‍‌‌‍ ‍‌‍‍ ‌ ​ ​‍‌‌​ ‌‌‌​​‍‌‌ ‌‍‍ ‌‍‌‌‌ ‍‌​‍‌‌​ ​ ‌​‌​​‍‌‌​ ​ ‌​‌​​‍‌‌​ ​‍​ ​‍​ ‍​‌‍‌‍‌‍‌​​ ‌‍​ ‍‌‌‍​‍‌‍‌‌​ ‌ ‌‍‌‍​ ‌​​ ‌​​ ​‍​‍‌‌​ ​‍​ ​‍​‍‌‌​ ‌‌‌​‌​​‍ ‍‌‍ ‍‌‍​‌‌‍ ‌‌‍‌‌​‍‌‍‌ ​​‌‍‌‌‌ ​‍‌ ​ ‌ ​​‌‍‌‌‌‍​ ‌ ‌​‌‍‍‌‌ ‌‍‌‍‌‌​ ‌‌ ​​‌ ‌‌‌‍​‍‌‍ ​‌‍‍‌‌ ​ ‌‍‍​‌‍‌‌‌‍‌​​‍​‍‌ ‌
Attractions & Services​​​​‌ ‍ ​‍​‍‌‍ ‌ ​‍‌‍‍‌‌‍‌ ‌‍‍‌‌‍ ‍​‍​‍​ ‍‍​‍​‍‌ ​ ‌‍​‌‌‍ ‍‌‍‍‌‌ ‌​‌ ‍‌​‍ ‍‌‍‍‌‌‍ ​‍​‍​‍ ​​‍​‍‌‍‍​‌ ​‍‌‍‌‌‌‍‌‍​‍​‍​ ‍‍​‍​‍‌‍‍​‌ ‌​‌ ‌​‌ ​​‌ ​ ​ ‍‍​‍ ​‍ ‌‍​ ‌‍‍​‌‍‌‌‌‍ ​‌ ​ ‌‍‌‌‌‍​‌‌ ​​‌‍‍‌‌‍‌‌‌ ​‍‌ ​ ​‍ ‍‌ ​ ‌‍​‌‌‍ ‍‌‍‍‌‌ ‌​‌ ‍‌​‍ ‍‌ ​ ‌ ‌​‌ ‌‌‌‍‌​‌‍‍‌‌‍ ​‍ ‌‍‍‌‌‍ ‍‌ ‌​‌‍‌‌‌‍ ‍‌ ‌​​‍ ‌‍‌‌‌‍‌​‌‍‍‌‌ ‌​​‍ ‌‍ ‌‌‍ ‌‍‌​‌‍‌‌​ ‌‌ ​​‌ ​‍‌‍‌‌‌ ​ ‌‍‌‌‌‍ ‍‌ ‌​‌‍​‌‌ ‌​‌‍‍‌‌‍ ‌‍ ‍​ ‍ ‌‍‍‌‌‍‌​​ ‌‌‍‌‍‌‍ ‌‍ ‌ ‌​‌‍‌‌‌ ​‍​ ‍ ‌ ‌​‌ ‍‌‌ ​​‌‍‌‌​ ‌‌‍‌‍‌‍ ‌‍ ‌ ‌​‌‍‌‌‌ ​‍​ ‍ ‌ ​​‌‍​‌‌ ‌​‌‍‍​​ ‌‌‍​ ‌‍ ‌‍ ​‌ ‌‌‌‍ ‌‌‍ ‍‌ ​ ​‍‌‌​ ‌‌‌​​‍‌‌ ‌‍‍ ‌‍‌‌‌ ‍‌​‍‌‌​ ​ ‌​‌​​‍‌‌​ ​ ‌​‌​​‍‌‌​ ​‍​ ​‍​ ‌‌​ ​ ​ ‌‌​ ‍‌‌‍​ ​ ​‍‌‍‌​​ ‍​‌‍​‌​ ‍​​ ​ ​ ​ ​‍‌‌​ ​‍​ ​‍​‍‌‌​ ‌‌‌​‌​​‍ ‍‌‍ ​‌‍‍‌‌‍ ‍‌‍‍ ‌ ​ ​‍‌‌​ ‌‌‌​​‍‌‌ ‌‍‍ ‌‍‌‌‌ ‍‌​‍‌‌​ ​ ‌​‌​​‍‌‌​ ​ ‌​‌​​‍‌‌​ ​‍​ ​‍​ ​​​ ​ ​ ‍‌​ ‍‌​ ​‍​ ‌​‌‍​‍​ ‌ ​ ​‍​ ‌ ‌‍​‍‌‍‌​​‍‌‌​ ​‍​ ​‍​‍‌‌​ ‌‌‌​‌​​‍ ‍‌‍ ‍‌‍​‌‌‍ ‌‌‍‌‌​ ‌‍​‍‌‍​‌‌ ​ ‌‍‌‌‌‌‌‌‌ ​‍‌‍ ​​ ‌‌‍‍​‌ ‌​‌ ‌​‌ ​​‌ ​ ​‍‌‌​ ​ ‌​​‌​‍‌‌​ ​‍‌​‌‍​‍‌‌​ ​‍‌​‌‍‌‍​ ‌‍‍​‌‍‌‌‌‍ ​‌ ​ ‌‍‌‌‌‍​‌‌ ​​‌‍‍‌‌‍‌‌‌ ​‍‌ ​ ​‍ ‍‌ ​ ‌‍​‌‌‍ ‍‌‍‍‌‌ ‌​‌ ‍‌​‍ ‍‌ ​ ‌ ‌​‌ ‌‌‌‍‌​‌‍‍‌‌‍ ​‍‌‍‌‍‍‌‌‍‌​​ ‌‌‍‌‍‌‍ ‌‍ ‌ ‌​‌‍‌‌‌ ​‍​‍‌‍‌ ‌​‌ ‍‌‌ ​​‌‍‌‌​ ‌‌‍‌‍‌‍ ‌‍ ‌ ‌​‌‍‌‌‌ ​‍​‍‌‍‌ ​​‌‍​‌‌ ‌​‌‍‍​​ ‌‌‍​ ‌‍ ‌‍ ​‌ ‌‌‌‍ ‌‌‍ ‍‌ ​ ​‍‌‌​ ‌‌‌​​‍‌‌ ‌‍‍ ‌‍‌‌‌ ‍‌​‍‌‌​ ​ ‌​‌​​‍‌‌​ ​ ‌​‌​​‍‌‌​ ​‍​ ​‍​ ‌‌​ ​ ​ ‌‌​ ‍‌‌‍​ ​ ​‍‌‍‌​​ ‍​‌‍​‌​ ‍​​ ​ ​ ​ ​‍‌‌​ ​‍​ ​‍​‍‌‌​ ‌‌‌​‌​​‍ ‍‌‍ ​‌‍‍‌‌‍ ‍‌‍‍ ‌ ​ ​‍‌‌​ ‌‌‌​​‍‌‌ ‌‍‍ ‌‍‌‌‌ ‍‌​‍‌‌​ ​ ‌​‌​​‍‌‌​ ​ ‌​‌​​‍‌‌​ ​‍​ ​‍​ ​​​ ​ ​ ‍‌​ ‍‌​ ​‍​ ‌​‌‍​‍​ ‌ ​ ​‍​ ‌ ‌‍​‍‌‍‌​​‍‌‌​ ​‍​ ​‍​‍‌‌​ ‌‌‌​‌​​‍ ‍‌‍ ‍‌‍​‌‌‍ ‌‌‍‌‌​‍‌‍‌ ​​‌‍‌‌‌ ​‍‌ ​ ‌ ​​‌‍‌‌‌‍​ ‌ ‌​‌‍‍‌‌ ‌‍‌‍‌‌​ ‌‌ ​​‌ ‌‌‌‍​‍‌‍ ​‌‍‍‌‌ ​ ‌‍‍​‌‍‌‌‌‍‌​​‍​‍‌ ‌